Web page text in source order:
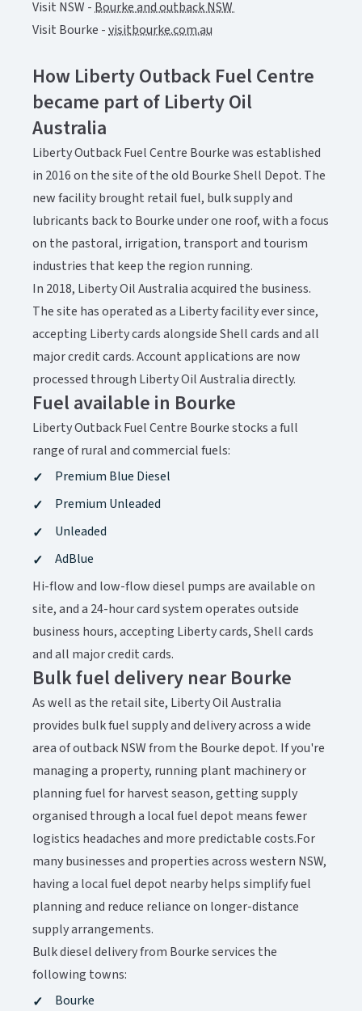
Visit NSW - ​​​​‌ ‍ ​‍​‍‌‍ ‌ ​‍‌‍‍‌‌‍‌ ‌‍‍‌‌‍ ‍​‍​‍​ ‍‍​‍​‍‌ ​ ‌‍​‌‌‍ ‍‌‍‍‌‌ ‌​‌ ‍‌​‍ ‍‌‍‍‌‌‍ ​‍​‍​‍ ​​‍​‍‌‍‍​‌ ​‍‌‍‌‌‌‍‌‍​‍​‍​ ‍‍​‍​‍‌‍‍​‌ ‌​‌ ‌​‌ ​​‌ ​ ​ ‍‍​‍ ​‍ ‌‍ ​‌‍‍‌‌‍​‍‌‍‌‌‌ ​‍‌ ‌​‌ ‍‌​‍ ‌‌ ​ ‌ ‌​‌ ‌‌‌‍‌​‌‍‍‌‌‍ ​‍ ‍‌ ‌‍‌‍‌‌‌ ​‍‌‍​ ‌‍‌‌‌‍ ​​‍ ‍‌‍​‌‌ ​​‌ ​​​‍ ‌‍‍‌‌‍ ‍‌ ‌​‌‍‌‌‌‍ ‍‌ ‌​​‍ ‌‍‌‌‌‍‌​‌‍‍‌‌ ‌​​‍ ‌‍ ‌‌‍ ‌‍‌​‌‍‌‌​ ‌‌ ​​‌ ​‍‌‍‌‌‌ ​ ‌‍‌‌‌‍ ‍‌ ‌​‌‍​‌‌ ‌​‌‍‍‌‌‍ ‌‍ ‍​ ‍ ‌‍‍‌‌‍‌​​ ‌‌‍​‌​ ‍​‌‍​‍‌‍‌‌‌‍​‌​ ​‍‌‍​ ​ ‍‌​‍ ‌‌‍‌​​ ‌‌​ ‌‌​ ‌​​‍ ‌​ ‌​​ ‌‍​ ‍​‌‍‌‍​‍ ‌‌‍​‌‌‍​‌​ ‌‍​ ‍​​‍ ‌​ ‌‍‌‍​ ‌‍‌‌​ ​ ​ ‌‌​ ‌‌‌‍​‍‌‍​‍​ ‌​​ ‌‍‌‍​‌‌‍​‌​ ‍ ‌ ‌​‌ ‍‌‌ ​​‌‍‌‌​ ‌‌‍​‌‌ ​‍‌ ‌​‌‍‍‌‌‍​ ‌‍ ​‌‍‌‌​ ‍ ‌ ​​‌‍​‌‌ ‌​‌‍‍​​ ‌‌‍​ ‌‍ ‌‍ ‍‌ ‌​‌‍‌‌‌‍ ‍‌ ‌​‌​ ‌‌‍​‌‌ ‌​‌ ​‍‌‍‍‌‌ ‍​​‍‌‌​ ‌‌‌​​‍‌‌ ‌‍‍ ‌‍‌‌‌ ‍‌​‍‌‌​ ​ ‌​‌​​‍‌‌​ ​ ‌​‌​​‍‌‌​ ​‍​ ​‍‌‍‌​‌‍​ ​ ​ ​ ​‌​ ‍​‌‍‌‍​ ‌‌‌‍​‌​ ‍​​ ​‍​ ‍‌​ ‌‌​‍‌‌​ ​‍​ ​‍​‍‌‌​ ‌‌‌​‌​​‍ ‍‌‍​ ‌‍ ‌‍ ‍‌ ‌​‌‍‌‌‌‍ ‍‌ ‌​​‍‌‌​ ‌‌‌​​‍‌‌ ‌‍‍ ‌‍‌‌‌ ‍‌​‍‌‌​ ​ ‌​‌​​‍‌‌​ ​ ‌​‌​​‍‌‌​ ​‍​ ​‍​ ‌‍‌‍‌​‌‍‌​‌‍​‌‌‍​‍​ ​ ‌‍​‍​ ‌​​ ​ ​ ‍​​ ‌‍‌‍​‍​‍‌‌​ ​‍​ ​‍​‍‌‌​ ‌‌‌​‌​​‍ ‍‌‍​ ‌‍‍​‌‍‍‌‌‍ ​‌‍‌​‌ ​‍‌‍‌‌‌‍ ‍​‍‌‌​ ‌‌‌​​‍‌‌ ‌‍‍ ‌‍‌‌‌ ‍‌​‍‌‌​ ​ ‌​‌​​‍‌‌​ ​ ‌​‌​​‍‌‌​ ​‍​ ​‍​ ‌‍‌‍‌‍​ ‌‍​ ‌​​ ‌‌‌‍‌‍​ ​ ​ ​​‌‍‌‍‌‍​‌‌‍‌‌‌‍‌‍​‍‌‌​ ​‍​ ​‍​‍‌‌​ ‌‌‌​‌​​‍ ‍‌ ‌​‌‍‌‌‌ ‍​‌ ‌​​ ‌‍​‍‌‍​‌‌ ​ ‌‍‌‌‌‌‌‌‌ ​‍‌‍ ​​ ‌‌‍‍​‌ ‌​‌ ‌​‌ ​​‌ ​ ​‍‌‌​ ​ ‌​​‌​‍‌‌​ ​‍‌​‌‍​‍‌‌​ ​‍‌​‌‍‌‍ ​‌‍‍‌‌‍​‍‌‍‌‌‌ ​‍‌ ‌​‌ ‍‌​‍ ‌‌ ​ ‌ ‌​‌ ‌‌‌‍‌​‌‍‍‌‌‍ ​‍ ‍‌ ‌‍‌‍‌‌‌ ​‍‌‍​ ‌‍‌‌‌‍ ​​‍ ‍‌‍​‌‌ ​​‌ ​​​‍‌‍‌‍‍‌‌‍‌​​ ‌‌‍​‌​ ‍​‌‍​‍‌‍‌‌‌‍​‌​ ​‍‌‍​ ​ ‍‌​‍ ‌‌‍‌​​ ‌‌​ ‌‌​ ‌​​‍ ‌​ ‌​​ ‌‍​ ‍​‌‍‌‍​‍ ‌‌‍​‌‌‍​‌​ ‌‍​ ‍​​‍ ‌​ ‌‍‌‍​ ‌‍‌‌​ ​ ​ ‌‌​ ‌‌‌‍​‍‌‍​‍​ ‌​​ ‌‍‌‍​‌‌‍​‌​‍‌‍‌ ‌​‌ ‍‌‌ ​​‌‍‌‌​ ‌‌‍​‌‌ ​‍‌ ‌​‌‍‍‌‌‍​ ‌‍ ​‌‍‌‌​‍‌‍‌ ​​‌‍​‌‌ ‌​‌‍‍​​ ‌‌‍​ ‌‍ ‌‍ ‍‌ ‌​‌‍‌‌‌‍ ‍‌ ‌​‌​ ‌‌‍​‌‌ ‌​‌ ​‍‌‍‍‌‌ ‍​​‍‌‌​ ‌‌‌​​‍‌‌ ‌‍‍ ‌‍‌‌‌ ‍‌​‍‌‌​ ​ ‌​‌​​‍‌‌​ ​ ‌​‌​​‍‌‌​ ​‍​ ​‍‌‍‌​‌‍​ ​ ​ ​ ​‌​ ‍​‌‍‌‍​ ‌‌‌‍​‌​ ‍​​ ​‍​ ‍‌​ ‌‌​‍‌‌​ ​‍​ ​‍​‍‌‌​ ‌‌‌​‌​​‍ ‍‌‍​ ‌‍ ‌‍ ‍‌ ‌​‌‍‌‌‌‍ ‍‌ ‌​​‍‌‌​ ‌‌‌​​‍‌‌ ‌‍‍ ‌‍‌‌‌ ‍‌​‍‌‌​ ​ ‌​‌​​‍‌‌​ ​ ‌​‌​​‍‌‌​ ​‍​ ​‍​ ‌‍‌‍‌​‌‍‌​‌‍​‌‌‍​‍​ ​ ‌‍​‍​ ‌​​ ​ ​ ‍​​ ‌‍‌‍​‍​‍‌‌​ ​‍​ ​‍​‍‌‌​ ‌‌‌​‌​​‍ ‍‌‍​ ‌‍‍​‌‍‍‌‌‍ ​‌‍‌​‌ ​‍‌‍‌‌‌‍ ‍​‍‌‌​ ‌‌‌​​‍‌‌ ‌‍‍ ‌‍‌‌‌ ‍‌​‍‌‌​ ​ ‌​‌​​‍‌‌​ ​ ‌​‌​​‍‌‌​ ​‍​ ​‍​ ‌‍‌‍‌‍​ ‌‍​ ‌​​ ‌‌‌‍‌‍​ ​ ​ ​​‌‍‌‍‌‍​‌‌‍‌‌‌‍‌‍​‍‌‌​ ​‍​ ​‍​‍‌‌​ ‌‌‌​‌​​‍ ‍‌ ‌​‌‍‌‌‌ ‍​‌ ‌​​‍‌‍‌ ​​‌‍‌‌‌ ​‍‌ ​ ‌ ​​‌‍‌‌‌‍​ ‌ ‌​‌‍‍‌‌ ‌‍‌‍‌‌​ ‌‌ ​​‌ ‌‌‌‍​‍‌‍ ​‌‍‍‌‌ ​ ‌‍‍​‌‍‌‌‌‍‌​​‍​‍‌ ‌Bourke and outback NSW ​​​​‌ ‍ ​‍​‍‌‍ ‌ ​‍‌‍‍‌‌‍‌ ‌‍‍‌‌‍ ‍​‍​‍​ ‍‍​‍​‍‌ ​ ‌‍​‌‌‍ ‍‌‍‍‌‌ ‌​‌ ‍‌​‍ ‍‌‍‍‌‌‍ ​‍​‍​‍ ​​‍​‍‌‍‍​‌ ​‍‌‍‌‌‌‍‌‍​‍​‍​ ‍‍​‍​‍‌‍‍​‌ ‌​‌ ‌​‌ ​​‌ ​ ​ ‍‍​‍ ​‍ ‌‍ ​‌‍‍‌‌‍​‍‌‍‌‌‌ ​‍‌ ‌​‌ ‍‌​‍ ‌‌ ​ ‌ ‌​‌ ‌‌‌‍‌​‌‍‍‌‌‍ ​‍ ‍‌ ‌‍‌‍‌‌‌ ​‍‌‍​ ‌‍‌‌‌‍ ​​‍ ‍‌‍​‌‌ ​​‌ ​​​‍ ‌‍‍‌‌‍ ‍‌ ‌​‌‍‌‌‌‍ ‍‌ ‌​​‍ ‌‍‌‌‌‍‌​‌‍‍‌‌ ‌​​‍ ‌‍ ‌‌‍ ‌‍‌​‌‍‌‌​ ‌‌ ​​‌ ​‍‌‍‌‌‌ ​ ‌‍‌‌‌‍ ‍‌ ‌​‌‍​‌‌ ‌​‌‍‍‌‌‍ ‌‍ ‍​ ‍ ‌‍‍‌‌‍‌​​ ‌‌‍​‌​ ‍​‌‍​‍‌‍‌‌‌‍​‌​ ​‍‌‍​ ​ ‍‌​‍ ‌‌‍‌​​ ‌‌​ ‌‌​ ‌​​‍ ‌​ ‌​​ ‌‍​ ‍​‌‍‌‍​‍ ‌‌‍​‌‌‍​‌​ ‌‍​ ‍​​‍ ‌​ ‌‍‌‍​ ‌‍‌‌​ ​ ​ ‌‌​ ‌‌‌‍​‍‌‍​‍​ ‌​​ ‌‍‌‍​‌‌‍​‌​ ‍ ‌ ‌​‌ ‍‌‌ ​​‌‍‌‌​ ‌‌‍​‌‌ ​‍‌ ‌​‌‍‍‌‌‍​ ‌‍ ​‌‍‌‌​ ‍ ‌ ​​‌‍​‌‌ ‌​‌‍‍​​ ‌‌‍​ ‌‍ ‌‍ ‍‌ ‌​‌‍‌‌‌‍ ‍‌ ‌​‌​ ‌‌‍​‌‌ ‌​‌ ​‍‌‍‍‌‌ ‍​​‍‌‌​ ‌‌‌​​‍‌‌ ‌‍‍ ‌‍‌‌‌ ‍‌​‍‌‌​ ​ ‌​‌​​‍‌‌​ ​ ‌​‌​​‍‌‌​ ​‍​ ​‍‌‍‌​‌‍​ ​ ​ ​ ​‌​ ‍​‌‍‌‍​ ‌‌‌‍​‌​ ‍​​ ​‍​ ‍‌​ ‌‌​‍‌‌​ ​‍​ ​‍​‍‌‌​ ‌‌‌​‌​​‍ ‍‌‍​ ‌‍ ‌‍ ‍‌ ‌​‌‍‌‌‌‍ ‍‌ ‌​​‍‌‌​ ‌‌‌​​‍‌‌ ‌‍‍ ‌‍‌‌‌ ‍‌​‍‌‌​ ​ ‌​‌​​‍‌‌​ ​ ‌​‌​​‍‌‌​ ​‍​ ​‍​ ‌‍‌‍‌​‌‍‌​‌‍​‌‌‍​‍​ ​ ‌‍​‍​ ‌​​ ​ ​ ‍​​ ‌‍‌‍​‍​‍‌‌​ ​‍​ ​‍​‍‌‌​ ‌‌‌​‌​​‍ ‍‌‍​ ‌‍‍​‌‍‍‌‌‍ ​‌‍‌​‌ ​‍‌‍‌‌‌‍ ‍​‍‌‌​ ‌‌‌​​‍‌‌ ‌‍‍ ‌‍‌‌‌ ‍‌​‍‌‌​ ​ ‌​‌​​‍‌‌​ ​ ‌​‌​​‍‌‌​ ​‍​ ​‍​ ‌​‌‍‌‍​ ‍​‌‍​ ​ ‌‌‌‍‌‌​ ‌‌​ ‍​​ ‍​​ ​‍​ ‌​​ ‌ ​‍‌‌​ ​‍​ ​‍​‍‌‌​ ‌‌‌​‌​​‍ ‍‌ ‌​‌‍‌‌‌ ‍​‌ ‌​​ ‌‍​‍‌‍​‌‌ ​ ‌‍‌‌‌‌‌‌‌ ​‍‌‍ ​​ ‌‌‍‍​‌ ‌​‌ ‌​‌ ​​‌ ​ ​‍‌‌​ ​ ‌​​‌​‍‌‌​ ​‍‌​‌‍​‍‌‌​ ​‍‌​‌‍‌‍ ​‌‍‍‌‌‍​‍‌‍‌‌‌ ​‍‌ ‌​‌ ‍‌​‍ ‌‌ ​ ‌ ‌​‌ ‌‌‌‍‌​‌‍‍‌‌‍ ​‍ ‍‌ ‌‍‌‍‌‌‌ ​‍‌‍​ ‌‍‌‌‌‍ ​​‍ ‍‌‍​‌‌ ​​‌ ​​​‍‌‍‌‍‍‌‌‍‌​​ ‌‌‍​‌​ ‍​‌‍​‍‌‍‌‌‌‍​‌​ ​‍‌‍​ ​ ‍‌​‍ ‌‌‍‌​​ ‌‌​ ‌‌​ ‌​​‍ ‌​ ‌​​ ‌‍​ ‍​‌‍‌‍​‍ ‌‌‍​‌‌‍​‌​ ‌‍​ ‍​​‍ ‌​ ‌‍‌‍​ ‌‍‌‌​ ​ ​ ‌‌​ ‌‌‌‍​‍‌‍​‍​ ‌​​ ‌‍‌‍​‌‌‍​‌​‍‌‍‌ ‌​‌ ‍‌‌ ​​‌‍‌‌​ ‌‌‍​‌‌ ​‍‌ ‌​‌‍‍‌‌‍​ ‌‍ ​‌‍‌‌​‍‌‍‌ ​​‌‍​‌‌ ‌​‌‍‍​​ ‌‌‍​ ‌‍ ‌‍ ‍‌ ‌​‌‍‌‌‌‍ ‍‌ ‌​‌​ ‌‌‍​‌‌ ‌​‌ ​‍‌‍‍‌‌ ‍​​‍‌‌​ ‌‌‌​​‍‌‌ ‌‍‍ ‌‍‌‌‌ ‍‌​‍‌‌​ ​ ‌​‌​​‍‌‌​ ​ ‌​‌​​‍‌‌​ ​‍​ ​‍‌‍‌​‌‍​ ​ ​ ​ ​‌​ ‍​‌‍‌‍​ ‌‌‌‍​‌​ ‍​​ ​‍​ ‍‌​ ‌‌​‍‌‌​ ​‍​ ​‍​‍‌‌​ ‌‌‌​‌​​‍ ‍‌‍​ ‌‍ ‌‍ ‍‌ ‌​‌‍‌‌‌‍ ‍‌ ‌​​‍‌‌​ ‌‌‌​​‍‌‌ ‌‍‍ ‌‍‌‌‌ ‍‌​‍‌‌​ ​ ‌​‌​​‍‌‌​ ​ ‌​‌​​‍‌‌​ ​‍​ ​‍​ ‌‍‌‍‌​‌‍‌​‌‍​‌‌‍​‍​ ​ ‌‍​‍​ ‌​​ ​ ​ ‍​​ ‌‍‌‍​‍​‍‌‌​ ​‍​ ​‍​‍‌‌​ ‌‌‌​‌​​‍ ‍‌‍​ ‌‍‍​‌‍‍‌‌‍ ​‌‍‌​‌ ​‍‌‍‌‌‌‍ ‍​‍‌‌​ ‌‌‌​​‍‌‌ ‌‍‍ ‌‍‌‌‌ ‍‌​‍‌‌​ ​ ‌​‌​​‍‌‌​ ​ ‌​‌​​‍‌‌​ ​‍​ ​‍​ ‌​‌‍‌‍​ ‍​‌‍​ ​ ‌‌‌‍‌‌​ ‌‌​ ‍​​ ‍​​ ​‍​ ‌​​ ‌ ​‍‌‌​ ​‍​ ​‍​‍‌‌​ ‌‌‌​‌​​‍ ‍‌ ‌​‌‍‌‌‌ ‍​‌ ‌​​‍‌‍‌ ​​‌‍‌‌‌ ​‍‌ ​ ‌ ​​‌‍‌‌‌‍​ ‌ ‌​‌‍‍‌‌ ‌‍‌‍‌‌​ ‌‌ ​​‌ ‌‌‌‍​‍‌‍ ​‌‍‍‌‌ ​ ‌‍‍​‌‍‌‌‌‍‌​​‍​‍‌ ‌
Visit Bourke - ​​​​‌ ‍ ​‍​‍‌‍ ‌ ​‍‌‍‍‌‌‍‌ ‌‍‍‌‌‍ ‍​‍​‍​ ‍‍​‍​‍‌ ​ ‌‍​‌‌‍ ‍‌‍‍‌‌ ‌​‌ ‍‌​‍ ‍‌‍‍‌‌‍ ​‍​‍​‍ ​​‍​‍‌‍‍​‌ ​‍‌‍‌‌‌‍‌‍​‍​‍​ ‍‍​‍​‍‌‍‍​‌ ‌​‌ ‌​‌ ​​‌ ​ ​ ‍‍​‍ ​‍ ‌‍ ​‌‍‍‌‌‍​‍‌‍‌‌‌ ​‍‌ ‌​‌ ‍‌​‍ ‌‌ ​ ‌ ‌​‌ ‌‌‌‍‌​‌‍‍‌‌‍ ​‍ ‍‌ ‌‍‌‍‌‌‌ ​‍‌‍​ ‌‍‌‌‌‍ ​​‍ ‍‌‍​‌‌ ​​‌ ​​​‍ ‌‍‍‌‌‍ ‍‌ ‌​‌‍‌‌‌‍ ‍‌ ‌​​‍ ‌‍‌‌‌‍‌​‌‍‍‌‌ ‌​​‍ ‌‍ ‌‌‍ ‌‍‌​‌‍‌‌​ ‌‌ ​​‌ ​‍‌‍‌‌‌ ​ ‌‍‌‌‌‍ ‍‌ ‌​‌‍​‌‌ ‌​‌‍‍‌‌‍ ‌‍ ‍​ ‍ ‌‍‍‌‌‍‌​​ ‌‌‍​‌​ ‍​‌‍​‍‌‍‌‌‌‍​‌​ ​‍‌‍​ ​ ‍‌​‍ ‌‌‍‌​​ ‌‌​ ‌‌​ ‌​​‍ ‌​ ‌​​ ‌‍​ ‍​‌‍‌‍​‍ ‌‌‍​‌‌‍​‌​ ‌‍​ ‍​​‍ ‌​ ‌‍‌‍​ ‌‍‌‌​ ​ ​ ‌‌​ ‌‌‌‍​‍‌‍​‍​ ‌​​ ‌‍‌‍​‌‌‍​‌​ ‍ ‌ ‌​‌ ‍‌‌ ​​‌‍‌‌​ ‌‌‍​‌‌ ​‍‌ ‌​‌‍‍‌‌‍​ ‌‍ ​‌‍‌‌​ ‍ ‌ ​​‌‍​‌‌ ‌​‌‍‍​​ ‌‌‍​ ‌‍ ‌‍ ‍‌ ‌​‌‍‌‌‌‍ ‍‌ ‌​‌​ ‌‌‍​‌‌ ‌​‌ ​‍‌‍‍‌‌ ‍​​‍‌‌​ ‌‌‌​​‍‌‌ ‌‍‍ ‌‍‌‌‌ ‍‌​‍‌‌​ ​ ‌​‌​​‍‌‌​ ​ ‌​‌​​‍‌‌​ ​‍​ ​‍‌‍‌​‌‍​ ​ ​ ​ ​‌​ ‍​‌‍‌‍​ ‌‌‌‍​‌​ ‍​​ ​‍​ ‍‌​ ‌‌​‍‌‌​ ​‍​ ​‍​‍‌‌​ ‌‌‌​‌​​‍ ‍‌‍​ ‌‍ ‌‍ ‍‌ ‌​‌‍‌‌‌‍ ‍‌ ‌​​‍‌‌​ ‌‌‌​​‍‌‌ ‌‍‍ ‌‍‌‌‌ ‍‌​‍‌‌​ ​ ‌​‌​​‍‌‌​ ​ ‌​‌​​‍‌‌​ ​‍​ ​‍​ ‌‍‌‍‌​‌‍‌​‌‍​‌‌‍​‍​ ​ ‌‍​‍​ ‌​​ ​ ​ ‍​​ ‌‍‌‍​‍​‍‌‌​ ​‍​ ​‍​‍‌‌​ ‌‌‌​‌​​‍ ‍‌‍​ ‌‍‍​‌‍‍‌‌‍ ​‌‍‌​‌ ​‍‌‍‌‌‌‍ ‍​‍‌‌​ ‌‌‌​​‍‌‌ ‌‍‍ ‌‍‌‌‌ ‍‌​‍‌‌​ ​ ‌​‌​​‍‌‌​ ​ ‌​‌​​‍‌‌​ ​‍​ ​‍‌‍​ ​ ‍​‌‍‌‌​ ‍​‌‍‌‍​ ‌‍‌‍‌‌​ ‌​​ ‍​​ ​​‌‍​ ‌‍‌​​‍‌‌​ ​‍​ ​‍​‍‌‌​ ‌‌‌​‌​​‍ ‍‌ ‌​‌‍‌‌‌ ‍​‌ ‌​​ ‌‍​‍‌‍​‌‌ ​ ‌‍‌‌‌‌‌‌‌ ​‍‌‍ ​​ ‌‌‍‍​‌ ‌​‌ ‌​‌ ​​‌ ​ ​‍‌‌​ ​ ‌​​‌​‍‌‌​ ​‍‌​‌‍​‍‌‌​ ​‍‌​‌‍‌‍ ​‌‍‍‌‌‍​‍‌‍‌‌‌ ​‍‌ ‌​‌ ‍‌​‍ ‌‌ ​ ‌ ‌​‌ ‌‌‌‍‌​‌‍‍‌‌‍ ​‍ ‍‌ ‌‍‌‍‌‌‌ ​‍‌‍​ ‌‍‌‌‌‍ ​​‍ ‍‌‍​‌‌ ​​‌ ​​​‍‌‍‌‍‍‌‌‍‌​​ ‌‌‍​‌​ ‍​‌‍​‍‌‍‌‌‌‍​‌​ ​‍‌‍​ ​ ‍‌​‍ ‌‌‍‌​​ ‌‌​ ‌‌​ ‌​​‍ ‌​ ‌​​ ‌‍​ ‍​‌‍‌‍​‍ ‌‌‍​‌‌‍​‌​ ‌‍​ ‍​​‍ ‌​ ‌‍‌‍​ ‌‍‌‌​ ​ ​ ‌‌​ ‌‌‌‍​‍‌‍​‍​ ‌​​ ‌‍‌‍​‌‌‍​‌​‍‌‍‌ ‌​‌ ‍‌‌ ​​‌‍‌‌​ ‌‌‍​‌‌ ​‍‌ ‌​‌‍‍‌‌‍​ ‌‍ ​‌‍‌‌​‍‌‍‌ ​​‌‍​‌‌ ‌​‌‍‍​​ ‌‌‍​ ‌‍ ‌‍ ‍‌ ‌​‌‍‌‌‌‍ ‍‌ ‌​‌​ ‌‌‍​‌‌ ‌​‌ ​‍‌‍‍‌‌ ‍​​‍‌‌​ ‌‌‌​​‍‌‌ ‌‍‍ ‌‍‌‌‌ ‍‌​‍‌‌​ ​ ‌​‌​​‍‌‌​ ​ ‌​‌​​‍‌‌​ ​‍​ ​‍‌‍‌​‌‍​ ​ ​ ​ ​‌​ ‍​‌‍‌‍​ ‌‌‌‍​‌​ ‍​​ ​‍​ ‍‌​ ‌‌​‍‌‌​ ​‍​ ​‍​‍‌‌​ ‌‌‌​‌​​‍ ‍‌‍​ ‌‍ ‌‍ ‍‌ ‌​‌‍‌‌‌‍ ‍‌ ‌​​‍‌‌​ ‌‌‌​​‍‌‌ ‌‍‍ ‌‍‌‌‌ ‍‌​‍‌‌​ ​ ‌​‌​​‍‌‌​ ​ ‌​‌​​‍‌‌​ ​‍​ ​‍​ ‌‍‌‍‌​‌‍‌​‌‍​‌‌‍​‍​ ​ ‌‍​‍​ ‌​​ ​ ​ ‍​​ ‌‍‌‍​‍​‍‌‌​ ​‍​ ​‍​‍‌‌​ ‌‌‌​‌​​‍ ‍‌‍​ ‌‍‍​‌‍‍‌‌‍ ​‌‍‌​‌ ​‍‌‍‌‌‌‍ ‍​‍‌‌​ ‌‌‌​​‍‌‌ ‌‍‍ ‌‍‌‌‌ ‍‌​‍‌‌​ ​ ‌​‌​​‍‌‌​ ​ ‌​‌​​‍‌‌​ ​‍​ ​‍‌‍​ ​ ‍​‌‍‌‌​ ‍​‌‍‌‍​ ‌‍‌‍‌‌​ ‌​​ ‍​​ ​​‌‍​ ‌‍‌​​‍‌‌​ ​‍​ ​‍​‍‌‌​ ‌‌‌​‌​​‍ ‍‌ ‌​‌‍‌‌‌ ‍​‌ ‌​​‍‌‍‌ ​​‌‍‌‌‌ ​‍‌ ​ ‌ ​​‌‍‌‌‌‍​ ‌ ‌​‌‍‍‌‌ ‌‍‌‍‌‌​ ‌‌ ​​‌ ‌‌‌‍​‍‌‍ ​‌‍‍‌‌ ​ ‌‍‍​‌‍‌‌‌‍‌​​‍​‍‌ ‌visitbourke.com.au​​​​‌ ‍ ​‍​‍‌‍ ‌ ​‍‌‍‍‌‌‍‌ ‌‍‍‌‌‍ ‍​‍​‍​ ‍‍​‍​‍‌ ​ ‌‍​‌‌‍ ‍‌‍‍‌‌ ‌​‌ ‍‌​‍ ‍‌‍‍‌‌‍ ​‍​‍​‍ ​​‍​‍‌‍‍​‌ ​‍‌‍‌‌‌‍‌‍​‍​‍​ ‍‍​‍​‍‌‍‍​‌ ‌​‌ ‌​‌ ​​‌ ​ ​ ‍‍​‍ ​‍ ‌‍ ​‌‍‍‌‌‍​‍‌‍‌‌‌ ​‍‌ ‌​‌ ‍‌​‍ ‌‌ ​ ‌ ‌​‌ ‌‌‌‍‌​‌‍‍‌‌‍ ​‍ ‍‌ ‌‍‌‍‌‌‌ ​‍‌‍​ ‌‍‌‌‌‍ ​​‍ ‍‌‍​‌‌ ​​‌ ​​​‍ ‌‍‍‌‌‍ ‍‌ ‌​‌‍‌‌‌‍ ‍‌ ‌​​‍ ‌‍‌‌‌‍‌​‌‍‍‌‌ ‌​​‍ ‌‍ ‌‌‍ ‌‍‌​‌‍‌‌​ ‌‌ ​​‌ ​‍‌‍‌‌‌ ​ ‌‍‌‌‌‍ ‍‌ ‌​‌‍​‌‌ ‌​‌‍‍‌‌‍ ‌‍ ‍​ ‍ ‌‍‍‌‌‍‌​​ ‌‌‍​‌​ ‍​‌‍​‍‌‍‌‌‌‍​‌​ ​‍‌‍​ ​ ‍‌​‍ ‌‌‍‌​​ ‌‌​ ‌‌​ ‌​​‍ ‌​ ‌​​ ‌‍​ ‍​‌‍‌‍​‍ ‌‌‍​‌‌‍​‌​ ‌‍​ ‍​​‍ ‌​ ‌‍‌‍​ ‌‍‌‌​ ​ ​ ‌‌​ ‌‌‌‍​‍‌‍​‍​ ‌​​ ‌‍‌‍​‌‌‍​‌​ ‍ ‌ ‌​‌ ‍‌‌ ​​‌‍‌‌​ ‌‌‍​‌‌ ​‍‌ ‌​‌‍‍‌‌‍​ ‌‍ ​‌‍‌‌​ ‍ ‌ ​​‌‍​‌‌ ‌​‌‍‍​​ ‌‌‍​ ‌‍ ‌‍ ‍‌ ‌​‌‍‌‌‌‍ ‍‌ ‌​‌​ ‌‌‍​‌‌ ‌​‌ ​‍‌‍‍‌‌ ‍​​‍‌‌​ ‌‌‌​​‍‌‌ ‌‍‍ ‌‍‌‌‌ ‍‌​‍‌‌​ ​ ‌​‌​​‍‌‌​ ​ ‌​‌​​‍‌‌​ ​‍​ ​‍‌‍‌​‌‍​ ​ ​ ​ ​‌​ ‍​‌‍‌‍​ ‌‌‌‍​‌​ ‍​​ ​‍​ ‍‌​ ‌‌​‍‌‌​ ​‍​ ​‍​‍‌‌​ ‌‌‌​‌​​‍ ‍‌‍​ ‌‍ ‌‍ ‍‌ ‌​‌‍‌‌‌‍ ‍‌ ‌​​‍‌‌​ ‌‌‌​​‍‌‌ ‌‍‍ ‌‍‌‌‌ ‍‌​‍‌‌​ ​ ‌​‌​​‍‌‌​ ​ ‌​‌​​‍‌‌​ ​‍​ ​‍​ ‌‍‌‍‌​‌‍‌​‌‍​‌‌‍​‍​ ​ ‌‍​‍​ ‌​​ ​ ​ ‍​​ ‌‍‌‍​‍​‍‌‌​ ​‍​ ​‍​‍‌‌​ ‌‌‌​‌​​‍ ‍‌‍​ ‌‍‍​‌‍‍‌‌‍ ​‌‍‌​‌ ​‍‌‍‌‌‌‍ ‍​‍‌‌​ ‌‌‌​​‍‌‌ ‌‍‍ ‌‍‌‌‌ ‍‌​‍‌‌​ ​ ‌​‌​​‍‌‌​ ​ ‌​‌​​‍‌‌​ ​‍​ ​‍​ ​‍​ ‌ ‌‍​‌‌‍​‌‌‍​‍​ ‍‌‌‍​‍‌‍‌​​ ‍‌​ ​‍​ ‍​​ ​ ​‍‌‌​ ​‍​ ​‍​‍‌‌​ ‌‌‌​‌​​‍ ‍‌ ‌​‌‍‌‌‌ ‍​‌ ‌​​ ‌‍​‍‌‍​‌‌ ​ ‌‍‌‌‌‌‌‌‌ ​‍‌‍ ​​ ‌‌‍‍​‌ ‌​‌ ‌​‌ ​​‌ ​ ​‍‌‌​ ​ ‌​​‌​‍‌‌​ ​‍‌​‌‍​‍‌‌​ ​‍‌​‌‍‌‍ ​‌‍‍‌‌‍​‍‌‍‌‌‌ ​‍‌ ‌​‌ ‍‌​‍ ‌‌ ​ ‌ ‌​‌ ‌‌‌‍‌​‌‍‍‌‌‍ ​‍ ‍‌ ‌‍‌‍‌‌‌ ​‍‌‍​ ‌‍‌‌‌‍ ​​‍ ‍‌‍​‌‌ ​​‌ ​​​‍‌‍‌‍‍‌‌‍‌​​ ‌‌‍​‌​ ‍​‌‍​‍‌‍‌‌‌‍​‌​ ​‍‌‍​ ​ ‍‌​‍ ‌‌‍‌​​ ‌‌​ ‌‌​ ‌​​‍ ‌​ ‌​​ ‌‍​ ‍​‌‍‌‍​‍ ‌‌‍​‌‌‍​‌​ ‌‍​ ‍​​‍ ‌​ ‌‍‌‍​ ‌‍‌‌​ ​ ​ ‌‌​ ‌‌‌‍​‍‌‍​‍​ ‌​​ ‌‍‌‍​‌‌‍​‌​‍‌‍‌ ‌​‌ ‍‌‌ ​​‌‍‌‌​ ‌‌‍​‌‌ ​‍‌ ‌​‌‍‍‌‌‍​ ‌‍ ​‌‍‌‌​‍‌‍‌ ​​‌‍​‌‌ ‌​‌‍‍​​ ‌‌‍​ ‌‍ ‌‍ ‍‌ ‌​‌‍‌‌‌‍ ‍‌ ‌​‌​ ‌‌‍​‌‌ ‌​‌ ​‍‌‍‍‌‌ ‍​​‍‌‌​ ‌‌‌​​‍‌‌ ‌‍‍ ‌‍‌‌‌ ‍‌​‍‌‌​ ​ ‌​‌​​‍‌‌​ ​ ‌​‌​​‍‌‌​ ​‍​ ​‍‌‍‌​‌‍​ ​ ​ ​ ​‌​ ‍​‌‍‌‍​ ‌‌‌‍​‌​ ‍​​ ​‍​ ‍‌​ ‌‌​‍‌‌​ ​‍​ ​‍​‍‌‌​ ‌‌‌​‌​​‍ ‍‌‍​ ‌‍ ‌‍ ‍‌ ‌​‌‍‌‌‌‍ ‍‌ ‌​​‍‌‌​ ‌‌‌​​‍‌‌ ‌‍‍ ‌‍‌‌‌ ‍‌​‍‌‌​ ​ ‌​‌​​‍‌‌​ ​ ‌​‌​​‍‌‌​ ​‍​ ​‍​ ‌‍‌‍‌​‌‍‌​‌‍​‌‌‍​‍​ ​ ‌‍​‍​ ‌​​ ​ ​ ‍​​ ‌‍‌‍​‍​‍‌‌​ ​‍​ ​‍​‍‌‌​ ‌‌‌​‌​​‍ ‍‌‍​ ‌‍‍​‌‍‍‌‌‍ ​‌‍‌​‌ ​‍‌‍‌‌‌‍ ‍​‍‌‌​ ‌‌‌​​‍‌‌ ‌‍‍ ‌‍‌‌‌ ‍‌​‍‌‌​ ​ ‌​‌​​‍‌‌​ ​ ‌​‌​​‍‌‌​ ​‍​ ​‍​ ​‍​ ‌ ‌‍​‌‌‍​‌‌‍​‍​ ‍‌‌‍​‍‌‍‌​​ ‍‌​ ​‍​ ‍​​ ​ ​‍‌‌​ ​‍​ ​‍​‍‌‌​ ‌‌‌​‌​​‍ ‍‌ ‌​‌‍‌‌‌ ‍​‌ ‌​​‍‌‍‌ ​​‌‍‌‌‌ ​‍‌ ​ ‌ ​​‌‍‌‌‌‍​ ‌ ‌​‌‍‍‌‌ ‌‍‌‍‌‌​ ‌‌ ​​‌ ‌‌‌‍​‍‌‍ ​‌‍‍‌‌ ​ ‌‍‍​‌‍‌‌‌‍‌​​‍​‍‌ ‌
How Liberty Outback Fuel Centre
became part of Liberty Oil
Australia​​​​‌ ‍ ​‍​‍‌‍ ‌ ​‍‌‍‍‌‌‍‌ ‌‍‍‌‌‍ ‍​‍​‍​ ‍‍​‍​‍‌ ​ ‌‍​‌‌‍ ‍‌‍‍‌‌ ‌​‌ ‍‌​‍ ‍‌‍‍‌‌‍ ​‍​‍​‍ ​​‍​‍‌‍‍​‌ ​‍‌‍‌‌‌‍‌‍​‍​‍​ ‍‍​‍​‍‌‍‍​‌ ‌​‌ ‌​‌ ​​‌ ​ ​ ‍‍​‍ ​‍ ‌‍ ​‌‍‍‌‌‍​‍‌‍‌‌‌ ​‍‌ ‌​‌ ‍‌​‍ ‌‌ ​ ‌ ‌​‌ ‌‌‌‍‌​‌‍‍‌‌‍ ​‍ ‍‌ ‌‍‌‍‌‌‌ ​‍‌‍​ ‌‍‌‌‌‍ ​​‍ ‍‌‍​‌‌ ​​‌ ​​​‍ ‌‍‍‌‌‍ ‍‌ ‌​‌‍‌‌‌‍ ‍‌ ‌​​‍ ‌‍‌‌‌‍‌​‌‍‍‌‌ ‌​​‍ ‌‍ ‌‌‍ ‌‍‌​‌‍‌‌​ ‌‌ ​​‌ ​‍‌‍‌‌‌ ​ ‌‍‌‌‌‍ ‍‌ ‌​‌‍​‌‌ ‌​‌‍‍‌‌‍ ‌‍ ‍​ ‍ ‌‍‍‌‌‍‌​​ ‌‌‍​‌​ ‍​‌‍​‍‌‍‌‌‌‍​‌​ ​‍‌‍​ ​ ‍‌​‍ ‌‌‍‌​​ ‌‌​ ‌‌​ ‌​​‍ ‌​ ‌​​ ‌‍​ ‍​‌‍‌‍​‍ ‌‌‍​‌‌‍​‌​ ‌‍​ ‍​​‍ ‌​ ‌‍‌‍​ ‌‍‌‌​ ​ ​ ‌‌​ ‌‌‌‍​‍‌‍​‍​ ‌​​ ‌‍‌‍​‌‌‍​‌​ ‍ ‌ ‌​‌ ‍‌‌ ​​‌‍‌‌​ ‌‌‍​‌‌ ​‍‌ ‌​‌‍‍‌‌‍​ ‌‍ ​‌‍‌‌​ ‍ ‌ ​​‌‍​‌‌ ‌​‌‍‍​​ ‌‌‍​ ‌‍ ‌‍ ‍‌ ‌​‌‍‌‌‌‍ ‍‌ ‌​‌​ ‌‌‍​‌‌ ‌​‌ ​‍‌‍‍‌‌ ‍​​‍‌‌​ ‌‌‌​​‍‌‌ ‌‍‍ ‌‍‌‌‌ ‍‌​‍‌‌​ ​ ‌​‌​​‍‌‌​ ​ ‌​‌​​‍‌‌​ ​‍​ ​‍‌‍‌‌​ ​​​ ​‍‌‍‌‌​ ‍​‌‍‌‌‌‍​‍​ ‌​‌‍​‌​ ​​​ ‌‍‌‍​‍​‍‌‌​ ​‍​ ​‍​‍‌‌​ ‌‌‌​‌​​‍ ‍‌‍​ ‌‍ ‌‍ ‍‌ ‌​‌‍‌‌‌‍ ‍‌ ‌​​‍‌‌​ ‌‌‌​​‍‌‌ ‌‍‍ ‌‍‌‌‌ ‍‌​‍‌‌​ ​ ‌​‌​​‍‌‌​ ​ ‌​‌​​‍‌‌​ ​‍​ ​‍​ ‌‍‌‍‌‌‌‍​ ​ ​‌​ ‍‌​ ​‍‌‍​‌​ ​ ​ ‌ ​ ‌‍​ ​​‌‍‌​​‍‌‌​ ​‍​ ​‍​‍‌‌​ ‌‌‌​‌​​‍ ‍‌‍​ ‌‍‍​‌‍‍‌‌‍ ​‌‍‌​‌ ​‍‌‍‌‌‌‍ ‍​‍‌‌​ ‌‌‌​​‍‌‌ ‌‍‍ ‌‍‌‌‌ ‍‌​‍‌‌​ ​ ‌​‌​​‍‌‌​ ​ ‌​‌​​‍‌‌​ ​‍​ ​‍​ ‍​‌‍‌‍​ ​‍‌‍‌‍​ ‍​​ ‌‍​ ‌​​ ‌ ​ ​‍​ ‍‌​ ‌‍​ ​‌​‍‌‌​ ​‍​ ​‍​‍‌‌​ ‌‌‌​‌​​‍ ‍‌ ‌​‌‍‌‌‌ ‍​‌ ‌​​ ‌‍​‍‌‍​‌‌ ​ ‌‍‌‌‌‌‌‌‌ ​‍‌‍ ​​ ‌‌‍‍​‌ ‌​‌ ‌​‌ ​​‌ ​ ​‍‌‌​ ​ ‌​​‌​‍‌‌​ ​‍‌​‌‍​‍‌‌​ ​‍‌​‌‍‌‍ ​‌‍‍‌‌‍​‍‌‍‌‌‌ ​‍‌ ‌​‌ ‍‌​‍ ‌‌ ​ ‌ ‌​‌ ‌‌‌‍‌​‌‍‍‌‌‍ ​‍ ‍‌ ‌‍‌‍‌‌‌ ​‍‌‍​ ‌‍‌‌‌‍ ​​‍ ‍‌‍​‌‌ ​​‌ ​​​‍‌‍‌‍‍‌‌‍‌​​ ‌‌‍​‌​ ‍​‌‍​‍‌‍‌‌‌‍​‌​ ​‍‌‍​ ​ ‍‌​‍ ‌‌‍‌​​ ‌‌​ ‌‌​ ‌​​‍ ‌​ ‌​​ ‌‍​ ‍​‌‍‌‍​‍ ‌‌‍​‌‌‍​‌​ ‌‍​ ‍​​‍ ‌​ ‌‍‌‍​ ‌‍‌‌​ ​ ​ ‌‌​ ‌‌‌‍​‍‌‍​‍​ ‌​​ ‌‍‌‍​‌‌‍​‌​‍‌‍‌ ‌​‌ ‍‌‌ ​​‌‍‌‌​ ‌‌‍​‌‌ ​‍‌ ‌​‌‍‍‌‌‍​ ‌‍ ​‌‍‌‌​‍‌‍‌ ​​‌‍​‌‌ ‌​‌‍‍​​ ‌‌‍​ ‌‍ ‌‍ ‍‌ ‌​‌‍‌‌‌‍ ‍‌ ‌​‌​ ‌‌‍​‌‌ ‌​‌ ​‍‌‍‍‌‌ ‍​​‍‌‌​ ‌‌‌​​‍‌‌ ‌‍‍ ‌‍‌‌‌ ‍‌​‍‌‌​ ​ ‌​‌​​‍‌‌​ ​ ‌​‌​​‍‌‌​ ​‍​ ​‍‌‍‌‌​ ​​​ ​‍‌‍‌‌​ ‍​‌‍‌‌‌‍​‍​ ‌​‌‍​‌​ ​​​ ‌‍‌‍​‍​‍‌‌​ ​‍​ ​‍​‍‌‌​ ‌‌‌​‌​​‍ ‍‌‍​ ‌‍ ‌‍ ‍‌ ‌​‌‍‌‌‌‍ ‍‌ ‌​​‍‌‌​ ‌‌‌​​‍‌‌ ‌‍‍ ‌‍‌‌‌ ‍‌​‍‌‌​ ​ ‌​‌​​‍‌‌​ ​ ‌​‌​​‍‌‌​ ​‍​ ​‍​ ‌‍‌‍‌‌‌‍​ ​ ​‌​ ‍‌​ ​‍‌‍​‌​ ​ ​ ‌ ​ ‌‍​ ​​‌‍‌​​‍‌‌​ ​‍​ ​‍​‍‌‌​ ‌‌‌​‌​​‍ ‍‌‍​ ‌‍‍​‌‍‍‌‌‍ ​‌‍‌​‌ ​‍‌‍‌‌‌‍ ‍​‍‌‌​ ‌‌‌​​‍‌‌ ‌‍‍ ‌‍‌‌‌ ‍‌​‍‌‌​ ​ ‌​‌​​‍‌‌​ ​ ‌​‌​​‍‌‌​ ​‍​ ​‍​ ‍​‌‍‌‍​ ​‍‌‍‌‍​ ‍​​ ‌‍​ ‌​​ ‌ ​ ​‍​ ‍‌​ ‌‍​ ​‌​‍‌‌​ ​‍​ ​‍​‍‌‌​ ‌‌‌​‌​​‍ ‍‌ ‌​‌‍‌‌‌ ‍​‌ ‌​​‍‌‍‌ ​​‌‍‌‌‌ ​‍‌ ​ ‌ ​​‌‍‌‌‌‍​ ‌ ‌​‌‍‍‌‌ ‌‍‌‍‌‌​ ‌‌ ​​‌ ‌‌‌‍​‍‌‍ ​‌‍‍‌‌ ​ ‌‍‍​‌‍‌‌‌‍‌​​‍​‍‌ ‌
Liberty Outback Fuel Centre Bourke was established
in 2016 on the site of the old Bourke Shell Depot. The
new facility brought retail fuel, bulk supply and
lubricants back to Bourke under one roof, with a focus
on the pastoral, irrigation, transport and tourism
industries that keep the region running.​​​​‌ ‍ ​‍​‍‌‍ ‌ ​‍‌‍‍‌‌‍‌ ‌‍‍‌‌‍ ‍​‍​‍​ ‍‍​‍​‍‌ ​ ‌‍​‌‌‍ ‍‌‍‍‌‌ ‌​‌ ‍‌​‍ ‍‌‍‍‌‌‍ ​‍​‍​‍ ​​‍​‍‌‍‍​‌ ​‍‌‍‌‌‌‍‌‍​‍​‍​ ‍‍​‍​‍‌‍‍​‌ ‌​‌ ‌​‌ ​​‌ ​ ​ ‍‍​‍ ​‍ ‌‍ ​‌‍‍‌‌‍​‍‌‍‌‌‌ ​‍‌ ‌​‌ ‍‌​‍ ‌‌ ​ ‌ ‌​‌ ‌‌‌‍‌​‌‍‍‌‌‍ ​‍ ‍‌ ‌‍‌‍‌‌‌ ​‍‌‍​ ‌‍‌‌‌‍ ​​‍ ‍‌‍​‌‌ ​​‌ ​​​‍ ‌‍‍‌‌‍ ‍‌ ‌​‌‍‌‌‌‍ ‍‌ ‌​​‍ ‌‍‌‌‌‍‌​‌‍‍‌‌ ‌​​‍ ‌‍ ‌‌‍ ‌‍‌​‌‍‌‌​ ‌‌ ​​‌ ​‍‌‍‌‌‌ ​ ‌‍‌‌‌‍ ‍‌ ‌​‌‍​‌‌ ‌​‌‍‍‌‌‍ ‌‍ ‍​ ‍ ‌‍‍‌‌‍‌​​ ‌‌‍​‌​ ‍​‌‍​‍‌‍‌‌‌‍​‌​ ​‍‌‍​ ​ ‍‌​‍ ‌‌‍‌​​ ‌‌​ ‌‌​ ‌​​‍ ‌​ ‌​​ ‌‍​ ‍​‌‍‌‍​‍ ‌‌‍​‌‌‍​‌​ ‌‍​ ‍​​‍ ‌​ ‌‍‌‍​ ‌‍‌‌​ ​ ​ ‌‌​ ‌‌‌‍​‍‌‍​‍​ ‌​​ ‌‍‌‍​‌‌‍​‌​ ‍ ‌ ‌​‌ ‍‌‌ ​​‌‍‌‌​ ‌‌‍​‌‌ ​‍‌ ‌​‌‍‍‌‌‍​ ‌‍ ​‌‍‌‌​ ‍ ‌ ​​‌‍​‌‌ ‌​‌‍‍​​ ‌‌‍​ ‌‍ ‌‍ ‍‌ ‌​‌‍‌‌‌‍ ‍‌ ‌​‌​ ‌‌‍​‌‌ ‌​‌ ​‍‌‍‍‌‌ ‍​​‍‌‌​ ‌‌‌​​‍‌‌ ‌‍‍ ‌‍‌‌‌ ‍‌​‍‌‌​ ​ ‌​‌​​‍‌‌​ ​ ‌​‌​​‍‌‌​ ​‍​ ​‍‌‍‌‌​ ​​​ ​‍‌‍‌‌​ ‍​‌‍‌‌‌‍​‍​ ‌​‌‍​‌​ ​​​ ‌‍‌‍​‍​‍‌‌​ ​‍​ ​‍​‍‌‌​ ‌‌‌​‌​​‍ ‍‌‍​ ‌‍ ‌‍ ‍‌ ‌​‌‍‌‌‌‍ ‍‌ ‌​​‍‌‌​ ‌‌‌​​‍‌‌ ‌‍‍ ‌‍‌‌‌ ‍‌​‍‌‌​ ​ ‌​‌​​‍‌‌​ ​ ‌​‌​​‍‌‌​ ​‍​ ​‍‌‍​ ​ ‍​​ ‍‌​ ​​‌‍​ ‌‍‌‌‌‍​‌‌‍‌​‌‍​‍‌‍​‌‌‍​ ​ ​​​‍‌‌​ ​‍​ ​‍​‍‌‌​ ‌‌‌​‌​​‍ ‍‌‍​ ‌‍‍​‌‍‍‌‌‍ ​‌‍‌​‌ ​‍‌‍‌‌‌‍ ‍​‍‌‌​ ‌‌‌​​‍‌‌ ‌‍‍ ‌‍‌‌‌ ‍‌​‍‌‌​ ​ ‌​‌​​‍‌‌​ ​ ‌​‌​​‍‌‌​ ​‍​ ​‍​ ‍​​ ​‍​ ‍‌‌‍​‌‌‍‌​‌‍​ ​ ‌​‌‍‌‌​ ‌‍​ ​‌‌‍‌​‌‍​‍​‍‌‌​ ​‍​ ​‍​‍‌‌​ ‌‌‌​‌​​‍ ‍‌ ‌​‌‍‌‌‌ ‍​‌ ‌​​ ‌‍​‍‌‍​‌‌ ​ ‌‍‌‌‌‌‌‌‌ ​‍‌‍ ​​ ‌‌‍‍​‌ ‌​‌ ‌​‌ ​​‌ ​ ​‍‌‌​ ​ ‌​​‌​‍‌‌​ ​‍‌​‌‍​‍‌‌​ ​‍‌​‌‍‌‍ ​‌‍‍‌‌‍​‍‌‍‌‌‌ ​‍‌ ‌​‌ ‍‌​‍ ‌‌ ​ ‌ ‌​‌ ‌‌‌‍‌​‌‍‍‌‌‍ ​‍ ‍‌ ‌‍‌‍‌‌‌ ​‍‌‍​ ‌‍‌‌‌‍ ​​‍ ‍‌‍​‌‌ ​​‌ ​​​‍‌‍‌‍‍‌‌‍‌​​ ‌‌‍​‌​ ‍​‌‍​‍‌‍‌‌‌‍​‌​ ​‍‌‍​ ​ ‍‌​‍ ‌‌‍‌​​ ‌‌​ ‌‌​ ‌​​‍ ‌​ ‌​​ ‌‍​ ‍​‌‍‌‍​‍ ‌‌‍​‌‌‍​‌​ ‌‍​ ‍​​‍ ‌​ ‌‍‌‍​ ‌‍‌‌​ ​ ​ ‌‌​ ‌‌‌‍​‍‌‍​‍​ ‌​​ ‌‍‌‍​‌‌‍​‌​‍‌‍‌ ‌​‌ ‍‌‌ ​​‌‍‌‌​ ‌‌‍​‌‌ ​‍‌ ‌​‌‍‍‌‌‍​ ‌‍ ​‌‍‌‌​‍‌‍‌ ​​‌‍​‌‌ ‌​‌‍‍​​ ‌‌‍​ ‌‍ ‌‍ ‍‌ ‌​‌‍‌‌‌‍ ‍‌ ‌​‌​ ‌‌‍​‌‌ ‌​‌ ​‍‌‍‍‌‌ ‍​​‍‌‌​ ‌‌‌​​‍‌‌ ‌‍‍ ‌‍‌‌‌ ‍‌​‍‌‌​ ​ ‌​‌​​‍‌‌​ ​ ‌​‌​​‍‌‌​ ​‍​ ​‍‌‍‌‌​ ​​​ ​‍‌‍‌‌​ ‍​‌‍‌‌‌‍​‍​ ‌​‌‍​‌​ ​​​ ‌‍‌‍​‍​‍‌‌​ ​‍​ ​‍​‍‌‌​ ‌‌‌​‌​​‍ ‍‌‍​ ‌‍ ‌‍ ‍‌ ‌​‌‍‌‌‌‍ ‍‌ ‌​​‍‌‌​ ‌‌‌​​‍‌‌ ‌‍‍ ‌‍‌‌‌ ‍‌​‍‌‌​ ​ ‌​‌​​‍‌‌​ ​ ‌​‌​​‍‌‌​ ​‍​ ​‍‌‍​ ​ ‍​​ ‍‌​ ​​‌‍​ ‌‍‌‌‌‍​‌‌‍‌​‌‍​‍‌‍​‌‌‍​ ​ ​​​‍‌‌​ ​‍​ ​‍​‍‌‌​ ‌‌‌​‌​​‍ ‍‌‍​ ‌‍‍​‌‍‍‌‌‍ ​‌‍‌​‌ ​‍‌‍‌‌‌‍ ‍​‍‌‌​ ‌‌‌​​‍‌‌ ‌‍‍ ‌‍‌‌‌ ‍‌​‍‌‌​ ​ ‌​‌​​‍‌‌​ ​ ‌​‌​​‍‌‌​ ​‍​ ​‍​ ‍​​ ​‍​ ‍‌‌‍​‌‌‍‌​‌‍​ ​ ‌​‌‍‌‌​ ‌‍​ ​‌‌‍‌​‌‍​‍​‍‌‌​ ​‍​ ​‍​‍‌‌​ ‌‌‌​‌​​‍ ‍‌ ‌​‌‍‌‌‌ ‍​‌ ‌​​‍‌‍‌ ​​‌‍‌‌‌ ​‍‌ ​ ‌ ​​‌‍‌‌‌‍​ ‌ ‌​‌‍‍‌‌ ‌‍‌‍‌‌​ ‌‌ ​​‌ ‌‌‌‍​‍‌‍ ​‌‍‍‌‌ ​ ‌‍‍​‌‍‌‌‌‍‌​​‍​‍‌ ‌
In 2018, Liberty Oil Australia acquired the business.
The site has operated as a Liberty facility ever since,
accepting Liberty cards alongside Shell cards and all
major credit cards. Account applications are now
processed through Liberty Oil Australia directly.​​​​‌ ‍ ​‍​‍‌‍ ‌ ​‍‌‍‍‌‌‍‌ ‌‍‍‌‌‍ ‍​‍​‍​ ‍‍​‍​‍‌ ​ ‌‍​‌‌‍ ‍‌‍‍‌‌ ‌​‌ ‍‌​‍ ‍‌‍‍‌‌‍ ​‍​‍​‍ ​​‍​‍‌‍‍​‌ ​‍‌‍‌‌‌‍‌‍​‍​‍​ ‍‍​‍​‍‌‍‍​‌ ‌​‌ ‌​‌ ​​‌ ​ ​ ‍‍​‍ ​‍ ‌‍ ​‌‍‍‌‌‍​‍‌‍‌‌‌ ​‍‌ ‌​‌ ‍‌​‍ ‌‌ ​ ‌ ‌​‌ ‌‌‌‍‌​‌‍‍‌‌‍ ​‍ ‍‌ ‌‍‌‍‌‌‌ ​‍‌‍​ ‌‍‌‌‌‍ ​​‍ ‍‌‍​‌‌ ​​‌ ​​​‍ ‌‍‍‌‌‍ ‍‌ ‌​‌‍‌‌‌‍ ‍‌ ‌​​‍ ‌‍‌‌‌‍‌​‌‍‍‌‌ ‌​​‍ ‌‍ ‌‌‍ ‌‍‌​‌‍‌‌​ ‌‌ ​​‌ ​‍‌‍‌‌‌ ​ ‌‍‌‌‌‍ ‍‌ ‌​‌‍​‌‌ ‌​‌‍‍‌‌‍ ‌‍ ‍​ ‍ ‌‍‍‌‌‍‌​​ ‌‌‍​‌​ ‍​‌‍​‍‌‍‌‌‌‍​‌​ ​‍‌‍​ ​ ‍‌​‍ ‌‌‍‌​​ ‌‌​ ‌‌​ ‌​​‍ ‌​ ‌​​ ‌‍​ ‍​‌‍‌‍​‍ ‌‌‍​‌‌‍​‌​ ‌‍​ ‍​​‍ ‌​ ‌‍‌‍​ ‌‍‌‌​ ​ ​ ‌‌​ ‌‌‌‍​‍‌‍​‍​ ‌​​ ‌‍‌‍​‌‌‍​‌​ ‍ ‌ ‌​‌ ‍‌‌ ​​‌‍‌‌​ ‌‌‍​‌‌ ​‍‌ ‌​‌‍‍‌‌‍​ ‌‍ ​‌‍‌‌​ ‍ ‌ ​​‌‍​‌‌ ‌​‌‍‍​​ ‌‌‍​ ‌‍ ‌‍ ‍‌ ‌​‌‍‌‌‌‍ ‍‌ ‌​‌​ ‌‌‍​‌‌ ‌​‌ ​‍‌‍‍‌‌ ‍​​‍‌‌​ ‌‌‌​​‍‌‌ ‌‍‍ ‌‍‌‌‌ ‍‌​‍‌‌​ ​ ‌​‌​​‍‌‌​ ​ ‌​‌​​‍‌‌​ ​‍​ ​‍‌‍‌‌​ ​​​ ​‍‌‍‌‌​ ‍​‌‍‌‌‌‍​‍​ ‌​‌‍​‌​ ​​​ ‌‍‌‍​‍​‍‌‌​ ​‍​ ​‍​‍‌‌​ ‌‌‌​‌​​‍ ‍‌‍​ ‌‍ ‌‍ ‍‌ ‌​‌‍‌‌‌‍ ‍‌ ‌​​‍‌‌​ ‌‌‌​​‍‌‌ ‌‍‍ ‌‍‌‌‌ ‍‌​‍‌‌​ ​ ‌​‌​​‍‌‌​ ​ ‌​‌​​‍‌‌​ ​‍​ ​‍‌‍​‍​ ‌‍​ ‌‌​ ‌ ‌‍​ ‌‍​‍‌‍​‍​ ​‍​ ​‌​ ‍​‌‍​‍​ ​​​‍‌‌​ ​‍​ ​‍​‍‌‌​ ‌‌‌​‌​​‍ ‍‌‍​ ‌‍‍​‌‍‍‌‌‍ ​‌‍‌​‌ ​‍‌‍‌‌‌‍ ‍​‍‌‌​ ‌‌‌​​‍‌‌ ‌‍‍ ‌‍‌‌‌ ‍‌​‍‌‌​ ​ ‌​‌​​‍‌‌​ ​ ‌​‌​​‍‌‌​ ​‍​ ​‍​ ‌ ​ ​‌​ ‌‍​ ‍​‌‍‌‍‌‍​ ​ ‍​​ ​​​ ​‌​ ‍‌‌‍​ ‌‍​ ​‍‌‌​ ​‍​ ​‍​‍‌‌​ ‌‌‌​‌​​‍ ‍‌ ‌​‌‍‌‌‌ ‍​‌ ‌​​ ‌‍​‍‌‍​‌‌ ​ ‌‍‌‌‌‌‌‌‌ ​‍‌‍ ​​ ‌‌‍‍​‌ ‌​‌ ‌​‌ ​​‌ ​ ​‍‌‌​ ​ ‌​​‌​‍‌‌​ ​‍‌​‌‍​‍‌‌​ ​‍‌​‌‍‌‍ ​‌‍‍‌‌‍​‍‌‍‌‌‌ ​‍‌ ‌​‌ ‍‌​‍ ‌‌ ​ ‌ ‌​‌ ‌‌‌‍‌​‌‍‍‌‌‍ ​‍ ‍‌ ‌‍‌‍‌‌‌ ​‍‌‍​ ‌‍‌‌‌‍ ​​‍ ‍‌‍​‌‌ ​​‌ ​​​‍‌‍‌‍‍‌‌‍‌​​ ‌‌‍​‌​ ‍​‌‍​‍‌‍‌‌‌‍​‌​ ​‍‌‍​ ​ ‍‌​‍ ‌‌‍‌​​ ‌‌​ ‌‌​ ‌​​‍ ‌​ ‌​​ ‌‍​ ‍​‌‍‌‍​‍ ‌‌‍​‌‌‍​‌​ ‌‍​ ‍​​‍ ‌​ ‌‍‌‍​ ‌‍‌‌​ ​ ​ ‌‌​ ‌‌‌‍​‍‌‍​‍​ ‌​​ ‌‍‌‍​‌‌‍​‌​‍‌‍‌ ‌​‌ ‍‌‌ ​​‌‍‌‌​ ‌‌‍​‌‌ ​‍‌ ‌​‌‍‍‌‌‍​ ‌‍ ​‌‍‌‌​‍‌‍‌ ​​‌‍​‌‌ ‌​‌‍‍​​ ‌‌‍​ ‌‍ ‌‍ ‍‌ ‌​‌‍‌‌‌‍ ‍‌ ‌​‌​ ‌‌‍​‌‌ ‌​‌ ​‍‌‍‍‌‌ ‍​​‍‌‌​ ‌‌‌​​‍‌‌ ‌‍‍ ‌‍‌‌‌ ‍‌​‍‌‌​ ​ ‌​‌​​‍‌‌​ ​ ‌​‌​​‍‌‌​ ​‍​ ​‍‌‍‌‌​ ​​​ ​‍‌‍‌‌​ ‍​‌‍‌‌‌‍​‍​ ‌​‌‍​‌​ ​​​ ‌‍‌‍​‍​‍‌‌​ ​‍​ ​‍​‍‌‌​ ‌‌‌​‌​​‍ ‍‌‍​ ‌‍ ‌‍ ‍‌ ‌​‌‍‌‌‌‍ ‍‌ ‌​​‍‌‌​ ‌‌‌​​‍‌‌ ‌‍‍ ‌‍‌‌‌ ‍‌​‍‌‌​ ​ ‌​‌​​‍‌‌​ ​ ‌​‌​​‍‌‌​ ​‍​ ​‍‌‍​‍​ ‌‍​ ‌‌​ ‌ ‌‍​ ‌‍​‍‌‍​‍​ ​‍​ ​‌​ ‍​‌‍​‍​ ​​​‍‌‌​ ​‍​ ​‍​‍‌‌​ ‌‌‌​‌​​‍ ‍‌‍​ ‌‍‍​‌‍‍‌‌‍ ​‌‍‌​‌ ​‍‌‍‌‌‌‍ ‍​‍‌‌​ ‌‌‌​​‍‌‌ ‌‍‍ ‌‍‌‌‌ ‍‌​‍‌‌​ ​ ‌​‌​​‍‌‌​ ​ ‌​‌​​‍‌‌​ ​‍​ ​‍​ ‌ ​ ​‌​ ‌‍​ ‍​‌‍‌‍‌‍​ ​ ‍​​ ​​​ ​‌​ ‍‌‌‍​ ‌‍​ ​‍‌‌​ ​‍​ ​‍​‍‌‌​ ‌‌‌​‌​​‍ ‍‌ ‌​‌‍‌‌‌ ‍​‌ ‌​​‍‌‍‌ ​​‌‍‌‌‌ ​‍‌ ​ ‌ ​​‌‍‌‌‌‍​ ‌ ‌​‌‍‍‌‌ ‌‍‌‍‌‌​ ‌‌ ​​‌ ‌‌‌‍​‍‌‍ ​‌‍‍‌‌ ​ ‌‍‍​‌‍‌‌‌‍‌​​‍​‍‌ ‌
Fuel available in Bourke​​​​‌ ‍ ​‍​‍‌‍ ‌ ​‍‌‍‍‌‌‍‌ ‌‍‍‌‌‍ ‍​‍​‍​ ‍‍​‍​‍‌ ​ ‌‍​‌‌‍ ‍‌‍‍‌‌ ‌​‌ ‍‌​‍ ‍‌‍‍‌‌‍ ​‍​‍​‍ ​​‍​‍‌‍‍​‌ ​‍‌‍‌‌‌‍‌‍​‍​‍​ ‍‍​‍​‍‌‍‍​‌ ‌​‌ ‌​‌ ​​‌ ​ ​ ‍‍​‍ ​‍ ‌‍ ​‌‍‍‌‌‍​‍‌‍‌‌‌ ​‍‌ ‌​‌ ‍‌​‍ ‌‌ ​ ‌ ‌​‌ ‌‌‌‍‌​‌‍‍‌‌‍ ​‍ ‍‌ ‌‍‌‍‌‌‌ ​‍‌‍​ ‌‍‌‌‌‍ ​​‍ ‍‌‍​‌‌ ​​‌ ​​​‍ ‌‍‍‌‌‍ ‍‌ ‌​‌‍‌‌‌‍ ‍‌ ‌​​‍ ‌‍‌‌‌‍‌​‌‍‍‌‌ ‌​​‍ ‌‍ ‌‌‍ ‌‍‌​‌‍‌‌​ ‌‌ ​​‌ ​‍‌‍‌‌‌ ​ ‌‍‌‌‌‍ ‍‌ ‌​‌‍​‌‌ ‌​‌‍‍‌‌‍ ‌‍ ‍​ ‍ ‌‍‍‌‌‍‌​​ ‌‌‍​‌​ ‍​‌‍​‍‌‍‌‌‌‍​‌​ ​‍‌‍​ ​ ‍‌​‍ ‌‌‍‌​​ ‌‌​ ‌‌​ ‌​​‍ ‌​ ‌​​ ‌‍​ ‍​‌‍‌‍​‍ ‌‌‍​‌‌‍​‌​ ‌‍​ ‍​​‍ ‌​ ‌‍‌‍​ ‌‍‌‌​ ​ ​ ‌‌​ ‌‌‌‍​‍‌‍​‍​ ‌​​ ‌‍‌‍​‌‌‍​‌​ ‍ ‌ ‌​‌ ‍‌‌ ​​‌‍‌‌​ ‌‌‍​‌‌ ​‍‌ ‌​‌‍‍‌‌‍​ ‌‍ ​‌‍‌‌​ ‍ ‌ ​​‌‍​‌‌ ‌​‌‍‍​​ ‌‌‍​ ‌‍ ‌‍ ‍‌ ‌​‌‍‌‌‌‍ ‍‌ ‌​‌​ ‌‌‍​‌‌ ‌​‌ ​‍‌‍‍‌‌ ‍​​‍‌‌​ ‌‌‌​​‍‌‌ ‌‍‍ ‌‍‌‌‌ ‍‌​‍‌‌​ ​ ‌​‌​​‍‌‌​ ​ ‌​‌​​‍‌‌​ ​‍​ ​‍‌‍‌‌​ ​​​ ​‍‌‍‌‌​ ‍​‌‍‌‌‌‍​‍​ ‌​‌‍​‌​ ​​​ ‌‍‌‍​‍​‍‌‌​ ​‍​ ​‍​‍‌‌​ ‌‌‌​‌​​‍ ‍‌‍​ ‌‍ ‌‍ ‍‌ ‌​‌‍‌‌‌‍ ‍‌ ‌​​‍‌‌​ ‌‌‌​​‍‌‌ ‌‍‍ ‌‍‌‌‌ ‍‌​‍‌‌​ ​ ‌​‌​​‍‌‌​ ​ ‌​‌​​‍‌‌​ ​‍​ ​‍​ ‌​​ ​‍​ ​‌​ ​‍​ ‍‌​ ‌ ​ ‍​‌‍‌‌​ ​ ‌‍‌​​ ​‍‌‍‌‍​‍‌‌​ ​‍​ ​‍​‍‌‌​ ‌‌‌​‌​​‍ ‍‌‍​ ‌‍‍​‌‍‍‌‌‍ ​‌‍‌​‌ ​‍‌‍‌‌‌‍ ‍​‍‌‌​ ‌‌‌​​‍‌‌ ‌‍‍ ‌‍‌‌‌ ‍‌​‍‌‌​ ​ ‌​‌​​‍‌‌​ ​ ‌​‌​​‍‌‌​ ​‍​ ​‍​ ‌‌​ ​​‌‍‌‍‌‍​ ​ ‌‌‌‍‌​​ ‌ ‌‍​‌​ ‌‌​ ‌ ‌‍​‌‌‍​‍​‍‌‌​ ​‍​ ​‍​‍‌‌​ ‌‌‌​‌​​‍ ‍‌ ‌​‌‍‌‌‌ ‍​‌ ‌​​ ‌‍​‍‌‍​‌‌ ​ ‌‍‌‌‌‌‌‌‌ ​‍‌‍ ​​ ‌‌‍‍​‌ ‌​‌ ‌​‌ ​​‌ ​ ​‍‌‌​ ​ ‌​​‌​‍‌‌​ ​‍‌​‌‍​‍‌‌​ ​‍‌​‌‍‌‍ ​‌‍‍‌‌‍​‍‌‍‌‌‌ ​‍‌ ‌​‌ ‍‌​‍ ‌‌ ​ ‌ ‌​‌ ‌‌‌‍‌​‌‍‍‌‌‍ ​‍ ‍‌ ‌‍‌‍‌‌‌ ​‍‌‍​ ‌‍‌‌‌‍ ​​‍ ‍‌‍​‌‌ ​​‌ ​​​‍‌‍‌‍‍‌‌‍‌​​ ‌‌‍​‌​ ‍​‌‍​‍‌‍‌‌‌‍​‌​ ​‍‌‍​ ​ ‍‌​‍ ‌‌‍‌​​ ‌‌​ ‌‌​ ‌​​‍ ‌​ ‌​​ ‌‍​ ‍​‌‍‌‍​‍ ‌‌‍​‌‌‍​‌​ ‌‍​ ‍​​‍ ‌​ ‌‍‌‍​ ‌‍‌‌​ ​ ​ ‌‌​ ‌‌‌‍​‍‌‍​‍​ ‌​​ ‌‍‌‍​‌‌‍​‌​‍‌‍‌ ‌​‌ ‍‌‌ ​​‌‍‌‌​ ‌‌‍​‌‌ ​‍‌ ‌​‌‍‍‌‌‍​ ‌‍ ​‌‍‌‌​‍‌‍‌ ​​‌‍​‌‌ ‌​‌‍‍​​ ‌‌‍​ ‌‍ ‌‍ ‍‌ ‌​‌‍‌‌‌‍ ‍‌ ‌​‌​ ‌‌‍​‌‌ ‌​‌ ​‍‌‍‍‌‌ ‍​​‍‌‌​ ‌‌‌​​‍‌‌ ‌‍‍ ‌‍‌‌‌ ‍‌​‍‌‌​ ​ ‌​‌​​‍‌‌​ ​ ‌​‌​​‍‌‌​ ​‍​ ​‍‌‍‌‌​ ​​​ ​‍‌‍‌‌​ ‍​‌‍‌‌‌‍​‍​ ‌​‌‍​‌​ ​​​ ‌‍‌‍​‍​‍‌‌​ ​‍​ ​‍​‍‌‌​ ‌‌‌​‌​​‍ ‍‌‍​ ‌‍ ‌‍ ‍‌ ‌​‌‍‌‌‌‍ ‍‌ ‌​​‍‌‌​ ‌‌‌​​‍‌‌ ‌‍‍ ‌‍‌‌‌ ‍‌​‍‌‌​ ​ ‌​‌​​‍‌‌​ ​ ‌​‌​​‍‌‌​ ​‍​ ​‍​ ‌​​ ​‍​ ​‌​ ​‍​ ‍‌​ ‌ ​ ‍​‌‍‌‌​ ​ ‌‍‌​​ ​‍‌‍‌‍​‍‌‌​ ​‍​ ​‍​‍‌‌​ ‌‌‌​‌​​‍ ‍‌‍​ ‌‍‍​‌‍‍‌‌‍ ​‌‍‌​‌ ​‍‌‍‌‌‌‍ ‍​‍‌‌​ ‌‌‌​​‍‌‌ ‌‍‍ ‌‍‌‌‌ ‍‌​‍‌‌​ ​ ‌​‌​​‍‌‌​ ​ ‌​‌​​‍‌‌​ ​‍​ ​‍​ ‌‌​ ​​‌‍‌‍‌‍​ ​ ‌‌‌‍‌​​ ‌ ‌‍​‌​ ‌‌​ ‌ ‌‍​‌‌‍​‍​‍‌‌​ ​‍​ ​‍​‍‌‌​ ‌‌‌​‌​​‍ ‍‌ ‌​‌‍‌‌‌ ‍​‌ ‌​​‍‌‍‌ ​​‌‍‌‌‌ ​‍‌ ​ ‌ ​​‌‍‌‌‌‍​ ‌ ‌​‌‍‍‌‌ ‌‍‌‍‌‌​ ‌‌ ​​‌ ‌‌‌‍​‍‌‍ ​‌‍‍‌‌ ​ ‌‍‍​‌‍‌‌‌‍‌​​‍​‍‌ ‌
Liberty Outback Fuel Centre Bourke stocks a full
range of rural and commercial fuels:​​​​‌ ‍ ​‍​‍‌‍ ‌ ​‍‌‍‍‌‌‍‌ ‌‍‍‌‌‍ ‍​‍​‍​ ‍‍​‍​‍‌ ​ ‌‍​‌‌‍ ‍‌‍‍‌‌ ‌​‌ ‍‌​‍ ‍‌‍‍‌‌‍ ​‍​‍​‍ ​​‍​‍‌‍‍​‌ ​‍‌‍‌‌‌‍‌‍​‍​‍​ ‍‍​‍​‍‌‍‍​‌ ‌​‌ ‌​‌ ​​‌ ​ ​ ‍‍​‍ ​‍ ‌‍ ​‌‍‍‌‌‍​‍‌‍‌‌‌ ​‍‌ ‌​‌ ‍‌​‍ ‌‌ ​ ‌ ‌​‌ ‌‌‌‍‌​‌‍‍‌‌‍ ​‍ ‍‌ ‌‍‌‍‌‌‌ ​‍‌‍​ ‌‍‌‌‌‍ ​​‍ ‍‌‍​‌‌ ​​‌ ​​​‍ ‌‍‍‌‌‍ ‍‌ ‌​‌‍‌‌‌‍ ‍‌ ‌​​‍ ‌‍‌‌‌‍‌​‌‍‍‌‌ ‌​​‍ ‌‍ ‌‌‍ ‌‍‌​‌‍‌‌​ ‌‌ ​​‌ ​‍‌‍‌‌‌ ​ ‌‍‌‌‌‍ ‍‌ ‌​‌‍​‌‌ ‌​‌‍‍‌‌‍ ‌‍ ‍​ ‍ ‌‍‍‌‌‍‌​​ ‌‌‍​‌​ ‍​‌‍​‍‌‍‌‌‌‍​‌​ ​‍‌‍​ ​ ‍‌​‍ ‌‌‍‌​​ ‌‌​ ‌‌​ ‌​​‍ ‌​ ‌​​ ‌‍​ ‍​‌‍‌‍​‍ ‌‌‍​‌‌‍​‌​ ‌‍​ ‍​​‍ ‌​ ‌‍‌‍​ ‌‍‌‌​ ​ ​ ‌‌​ ‌‌‌‍​‍‌‍​‍​ ‌​​ ‌‍‌‍​‌‌‍​‌​ ‍ ‌ ‌​‌ ‍‌‌ ​​‌‍‌‌​ ‌‌‍​‌‌ ​‍‌ ‌​‌‍‍‌‌‍​ ‌‍ ​‌‍‌‌​ ‍ ‌ ​​‌‍​‌‌ ‌​‌‍‍​​ ‌‌‍​ ‌‍ ‌‍ ‍‌ ‌​‌‍‌‌‌‍ ‍‌ ‌​‌​ ‌‌‍​‌‌ ‌​‌ ​‍‌‍‍‌‌ ‍​​‍‌‌​ ‌‌‌​​‍‌‌ ‌‍‍ ‌‍‌‌‌ ‍‌​‍‌‌​ ​ ‌​‌​​‍‌‌​ ​ ‌​‌​​‍‌‌​ ​‍​ ​‍‌‍‌‌​ ​​​ ​‍‌‍‌‌​ ‍​‌‍‌‌‌‍​‍​ ‌​‌‍​‌​ ​​​ ‌‍‌‍​‍​‍‌‌​ ​‍​ ​‍​‍‌‌​ ‌‌‌​‌​​‍ ‍‌‍​ ‌‍ ‌‍ ‍‌ ‌​‌‍‌‌‌‍ ‍‌ ‌​​‍‌‌​ ‌‌‌​​‍‌‌ ‌‍‍ ‌‍‌‌‌ ‍‌​‍‌‌​ ​ ‌​‌​​‍‌‌​ ​ ‌​‌​​‍‌‌​ ​‍​ ​‍​ ​‌‌‍​ ‌‍‌‌​ ‍​​ ​​​ ‌ ‌‍​ ​ ‌ ​ ​​​ ​‌‌‍‌‌​ ​‌​‍‌‌​ ​‍​ ​‍​‍‌‌​ ‌‌‌​‌​​‍ ‍‌‍​ ‌‍‍​‌‍‍‌‌‍ ​‌‍‌​‌ ​‍‌‍‌‌‌‍ ‍​‍‌‌​ ‌‌‌​​‍‌‌ ‌‍‍ ‌‍‌‌‌ ‍‌​‍‌‌​ ​ ‌​‌​​‍‌‌​ ​ ‌​‌​​‍‌‌​ ​‍​ ​‍‌‍‌‍‌‍​ ​ ​‌‌‍‌‍​ ‌‍​ ​‌​ ​​​ ​‍‌‍​‍‌‍‌‌​ ‍‌‌‍‌​​‍‌‌​ ​‍​ ​‍​‍‌‌​ ‌‌‌​‌​​‍ ‍‌ ‌​‌‍‌‌‌ ‍​‌ ‌​​ ‌‍​‍‌‍​‌‌ ​ ‌‍‌‌‌‌‌‌‌ ​‍‌‍ ​​ ‌‌‍‍​‌ ‌​‌ ‌​‌ ​​‌ ​ ​‍‌‌​ ​ ‌​​‌​‍‌‌​ ​‍‌​‌‍​‍‌‌​ ​‍‌​‌‍‌‍ ​‌‍‍‌‌‍​‍‌‍‌‌‌ ​‍‌ ‌​‌ ‍‌​‍ ‌‌ ​ ‌ ‌​‌ ‌‌‌‍‌​‌‍‍‌‌‍ ​‍ ‍‌ ‌‍‌‍‌‌‌ ​‍‌‍​ ‌‍‌‌‌‍ ​​‍ ‍‌‍​‌‌ ​​‌ ​​​‍‌‍‌‍‍‌‌‍‌​​ ‌‌‍​‌​ ‍​‌‍​‍‌‍‌‌‌‍​‌​ ​‍‌‍​ ​ ‍‌​‍ ‌‌‍‌​​ ‌‌​ ‌‌​ ‌​​‍ ‌​ ‌​​ ‌‍​ ‍​‌‍‌‍​‍ ‌‌‍​‌‌‍​‌​ ‌‍​ ‍​​‍ ‌​ ‌‍‌‍​ ‌‍‌‌​ ​ ​ ‌‌​ ‌‌‌‍​‍‌‍​‍​ ‌​​ ‌‍‌‍​‌‌‍​‌​‍‌‍‌ ‌​‌ ‍‌‌ ​​‌‍‌‌​ ‌‌‍​‌‌ ​‍‌ ‌​‌‍‍‌‌‍​ ‌‍ ​‌‍‌‌​‍‌‍‌ ​​‌‍​‌‌ ‌​‌‍‍​​ ‌‌‍​ ‌‍ ‌‍ ‍‌ ‌​‌‍‌‌‌‍ ‍‌ ‌​‌​ ‌‌‍​‌‌ ‌​‌ ​‍‌‍‍‌‌ ‍​​‍‌‌​ ‌‌‌​​‍‌‌ ‌‍‍ ‌‍‌‌‌ ‍‌​‍‌‌​ ​ ‌​‌​​‍‌‌​ ​ ‌​‌​​‍‌‌​ ​‍​ ​‍‌‍‌‌​ ​​​ ​‍‌‍‌‌​ ‍​‌‍‌‌‌‍​‍​ ‌​‌‍​‌​ ​​​ ‌‍‌‍​‍​‍‌‌​ ​‍​ ​‍​‍‌‌​ ‌‌‌​‌​​‍ ‍‌‍​ ‌‍ ‌‍ ‍‌ ‌​‌‍‌‌‌‍ ‍‌ ‌​​‍‌‌​ ‌‌‌​​‍‌‌ ‌‍‍ ‌‍‌‌‌ ‍‌​‍‌‌​ ​ ‌​‌​​‍‌‌​ ​ ‌​‌​​‍‌‌​ ​‍​ ​‍​ ​‌‌‍​ ‌‍‌‌​ ‍​​ ​​​ ‌ ‌‍​ ​ ‌ ​ ​​​ ​‌‌‍‌‌​ ​‌​‍‌‌​ ​‍​ ​‍​‍‌‌​ ‌‌‌​‌​​‍ ‍‌‍​ ‌‍‍​‌‍‍‌‌‍ ​‌‍‌​‌ ​‍‌‍‌‌‌‍ ‍​‍‌‌​ ‌‌‌​​‍‌‌ ‌‍‍ ‌‍‌‌‌ ‍‌​‍‌‌​ ​ ‌​‌​​‍‌‌​ ​ ‌​‌​​‍‌‌​ ​‍​ ​‍‌‍‌‍‌‍​ ​ ​‌‌‍‌‍​ ‌‍​ ​‌​ ​​​ ​‍‌‍​‍‌‍‌‌​ ‍‌‌‍‌​​‍‌‌​ ​‍​ ​‍​‍‌‌​ ‌‌‌​‌​​‍ ‍‌ ‌​‌‍‌‌‌ ‍​‌ ‌​​‍‌‍‌ ​​‌‍‌‌‌ ​‍‌ ​ ‌ ​​‌‍‌‌‌‍​ ‌ ‌​‌‍‍‌‌ ‌‍‌‍‌‌​ ‌‌ ​​‌ ‌‌‌‍​‍‌‍ ​‌‍‍‌‌ ​ ‌‍‍​‌‍‌‌‌‍‌​​‍​‍‌ ‌
Premium Blue Diesel​​​​‌ ‍ ​‍​‍‌‍ ‌ ​‍‌‍‍‌‌‍‌ ‌‍‍‌‌‍ ‍​‍​‍​ ‍‍​‍​‍‌ ​ ‌‍​‌‌‍ ‍‌‍‍‌‌ ‌​‌ ‍‌​‍ ‍‌‍‍‌‌‍ ​‍​‍​‍ ​​‍​‍‌‍‍​‌ ​‍‌‍‌‌‌‍‌‍​‍​‍​ ‍‍​‍​‍‌‍‍​‌ ‌​‌ ‌​‌ ​​‌ ​ ​ ‍‍​‍ ​‍ ‌‍ ​‌‍‍‌‌‍​‍‌‍‌‌‌ ​‍‌ ‌​‌ ‍‌​‍ ‌‌ ​ ‌ ‌​‌ ‌‌‌‍‌​‌‍‍‌‌‍ ​‍ ‍‌ ‌‍‌‍‌‌‌ ​‍‌‍​ ‌‍‌‌‌‍ ​​‍ ‍‌‍​‌‌ ​​‌ ​​​‍ ‌‍‍‌‌‍ ‍‌ ‌​‌‍‌‌‌‍ ‍‌ ‌​​‍ ‌‍‌‌‌‍‌​‌‍‍‌‌ ‌​​‍ ‌‍ ‌‌‍ ‌‍‌​‌‍‌‌​ ‌‌ ​​‌ ​‍‌‍‌‌‌ ​ ‌‍‌‌‌‍ ‍‌ ‌​‌‍​‌‌ ‌​‌‍‍‌‌‍ ‌‍ ‍​ ‍ ‌‍‍‌‌‍‌​​ ‌‌‍​‌​ ‍​‌‍​‍‌‍‌‌‌‍​‌​ ​‍‌‍​ ​ ‍‌​‍ ‌‌‍‌​​ ‌‌​ ‌‌​ ‌​​‍ ‌​ ‌​​ ‌‍​ ‍​‌‍‌‍​‍ ‌‌‍​‌‌‍​‌​ ‌‍​ ‍​​‍ ‌​ ‌‍‌‍​ ‌‍‌‌​ ​ ​ ‌‌​ ‌‌‌‍​‍‌‍​‍​ ‌​​ ‌‍‌‍​‌‌‍​‌​ ‍ ‌ ‌​‌ ‍‌‌ ​​‌‍‌‌​ ‌‌‍​‌‌ ​‍‌ ‌​‌‍‍‌‌‍​ ‌‍ ​‌‍‌‌​ ‍ ‌ ​​‌‍​‌‌ ‌​‌‍‍​​ ‌‌‍​ ‌‍ ‌‍ ‍‌ ‌​‌‍‌‌‌‍ ‍‌ ‌​‌​ ‌‌‍​‌‌ ‌​‌ ​‍‌‍‍‌‌ ‍​​‍‌‌​ ‌‌‌​​‍‌‌ ‌‍‍ ‌‍‌‌‌ ‍‌​‍‌‌​ ​ ‌​‌​​‍‌‌​ ​ ‌​‌​​‍‌‌​ ​‍​ ​‍‌‍‌‌​ ​​​ ​‍‌‍‌‌​ ‍​‌‍‌‌‌‍​‍​ ‌​‌‍​‌​ ​​​ ‌‍‌‍​‍​‍‌‌​ ​‍​ ​‍​‍‌‌​ ‌‌‌​‌​​‍ ‍‌‍​ ‌‍ ‌‍ ‍‌ ‌​‌‍‌‌‌‍ ‍‌ ‌​​‍‌‌​ ‌‌‌​​‍‌‌ ‌‍‍ ‌‍‌‌‌ ‍‌​‍‌‌​ ​ ‌​‌​​‍‌‌​ ​ ‌​‌​​‍‌‌​ ​‍​ ​‍‌‍‌​‌‍‌​​ ‌‍​ ‌ ​ ‌‌‌‍‌​​ ‌‌‌‍‌‌​ ‌ ​ ‌​‌‍​‌​ ​ ​‍‌‌​ ​‍​ ​‍​‍‌‌​ ‌‌‌​‌​​‍ ‍‌‍​ ‌‍‍​‌‍‍‌‌‍ ​‌‍‌​‌ ​‍‌‍‌‌‌‍ ‍​‍‌‌​ ‌‌‌​​‍‌‌ ‌‍‍ ‌‍‌‌‌ ‍‌​‍‌‌​ ​ ‌​‌​​‍‌‌​ ​ ‌​‌​​‍‌‌​ ​‍​ ​‍‌‍‌‌‌‍‌‍​ ‌‌‌‍​ ‌‍‌‌​ ‌‍‌‍‌‍​ ‌‍​ ​‍​ ​​​ ​ ‌‍​‌​‍‌‌​ ​‍​ ​‍​‍‌‌​ ‌‌‌​‌​​‍ ‍‌ ‌​‌‍‌‌‌ ‍​‌ ‌​​ ‌‍​‍‌‍​‌‌ ​ ‌‍‌‌‌‌‌‌‌ ​‍‌‍ ​​ ‌‌‍‍​‌ ‌​‌ ‌​‌ ​​‌ ​ ​‍‌‌​ ​ ‌​​‌​‍‌‌​ ​‍‌​‌‍​‍‌‌​ ​‍‌​‌‍‌‍ ​‌‍‍‌‌‍​‍‌‍‌‌‌ ​‍‌ ‌​‌ ‍‌​‍ ‌‌ ​ ‌ ‌​‌ ‌‌‌‍‌​‌‍‍‌‌‍ ​‍ ‍‌ ‌‍‌‍‌‌‌ ​‍‌‍​ ‌‍‌‌‌‍ ​​‍ ‍‌‍​‌‌ ​​‌ ​​​‍‌‍‌‍‍‌‌‍‌​​ ‌‌‍​‌​ ‍​‌‍​‍‌‍‌‌‌‍​‌​ ​‍‌‍​ ​ ‍‌​‍ ‌‌‍‌​​ ‌‌​ ‌‌​ ‌​​‍ ‌​ ‌​​ ‌‍​ ‍​‌‍‌‍​‍ ‌‌‍​‌‌‍​‌​ ‌‍​ ‍​​‍ ‌​ ‌‍‌‍​ ‌‍‌‌​ ​ ​ ‌‌​ ‌‌‌‍​‍‌‍​‍​ ‌​​ ‌‍‌‍​‌‌‍​‌​‍‌‍‌ ‌​‌ ‍‌‌ ​​‌‍‌‌​ ‌‌‍​‌‌ ​‍‌ ‌​‌‍‍‌‌‍​ ‌‍ ​‌‍‌‌​‍‌‍‌ ​​‌‍​‌‌ ‌​‌‍‍​​ ‌‌‍​ ‌‍ ‌‍ ‍‌ ‌​‌‍‌‌‌‍ ‍‌ ‌​‌​ ‌‌‍​‌‌ ‌​‌ ​‍‌‍‍‌‌ ‍​​‍‌‌​ ‌‌‌​​‍‌‌ ‌‍‍ ‌‍‌‌‌ ‍‌​‍‌‌​ ​ ‌​‌​​‍‌‌​ ​ ‌​‌​​‍‌‌​ ​‍​ ​‍‌‍‌‌​ ​​​ ​‍‌‍‌‌​ ‍​‌‍‌‌‌‍​‍​ ‌​‌‍​‌​ ​​​ ‌‍‌‍​‍​‍‌‌​ ​‍​ ​‍​‍‌‌​ ‌‌‌​‌​​‍ ‍‌‍​ ‌‍ ‌‍ ‍‌ ‌​‌‍‌‌‌‍ ‍‌ ‌​​‍‌‌​ ‌‌‌​​‍‌‌ ‌‍‍ ‌‍‌‌‌ ‍‌​‍‌‌​ ​ ‌​‌​​‍‌‌​ ​ ‌​‌​​‍‌‌​ ​‍​ ​‍‌‍‌​‌‍‌​​ ‌‍​ ‌ ​ ‌‌‌‍‌​​ ‌‌‌‍‌‌​ ‌ ​ ‌​‌‍​‌​ ​ ​‍‌‌​ ​‍​ ​‍​‍‌‌​ ‌‌‌​‌​​‍ ‍‌‍​ ‌‍‍​‌‍‍‌‌‍ ​‌‍‌​‌ ​‍‌‍‌‌‌‍ ‍​‍‌‌​ ‌‌‌​​‍‌‌ ‌‍‍ ‌‍‌‌‌ ‍‌​‍‌‌​ ​ ‌​‌​​‍‌‌​ ​ ‌​‌​​‍‌‌​ ​‍​ ​‍‌‍‌‌‌‍‌‍​ ‌‌‌‍​ ‌‍‌‌​ ‌‍‌‍‌‍​ ‌‍​ ​‍​ ​​​ ​ ‌‍​‌​‍‌‌​ ​‍​ ​‍​‍‌‌​ ‌‌‌​‌​​‍ ‍‌ ‌​‌‍‌‌‌ ‍​‌ ‌​​‍‌‍‌ ​​‌‍‌‌‌ ​‍‌ ​ ‌ ​​‌‍‌‌‌‍​ ‌ ‌​‌‍‍‌‌ ‌‍‌‍‌‌​ ‌‌ ​​‌ ‌‌‌‍​‍‌‍ ​‌‍‍‌‌ ​ ‌‍‍​‌‍‌‌‌‍‌​​‍​‍‌ ‌
Premium Unleaded​​​​‌ ‍ ​‍​‍‌‍ ‌ ​‍‌‍‍‌‌‍‌ ‌‍‍‌‌‍ ‍​‍​‍​ ‍‍​‍​‍‌ ​ ‌‍​‌‌‍ ‍‌‍‍‌‌ ‌​‌ ‍‌​‍ ‍‌‍‍‌‌‍ ​‍​‍​‍ ​​‍​‍‌‍‍​‌ ​‍‌‍‌‌‌‍‌‍​‍​‍​ ‍‍​‍​‍‌‍‍​‌ ‌​‌ ‌​‌ ​​‌ ​ ​ ‍‍​‍ ​‍ ‌‍ ​‌‍‍‌‌‍​‍‌‍‌‌‌ ​‍‌ ‌​‌ ‍‌​‍ ‌‌ ​ ‌ ‌​‌ ‌‌‌‍‌​‌‍‍‌‌‍ ​‍ ‍‌ ‌‍‌‍‌‌‌ ​‍‌‍​ ‌‍‌‌‌‍ ​​‍ ‍‌‍​‌‌ ​​‌ ​​​‍ ‌‍‍‌‌‍ ‍‌ ‌​‌‍‌‌‌‍ ‍‌ ‌​​‍ ‌‍‌‌‌‍‌​‌‍‍‌‌ ‌​​‍ ‌‍ ‌‌‍ ‌‍‌​‌‍‌‌​ ‌‌ ​​‌ ​‍‌‍‌‌‌ ​ ‌‍‌‌‌‍ ‍‌ ‌​‌‍​‌‌ ‌​‌‍‍‌‌‍ ‌‍ ‍​ ‍ ‌‍‍‌‌‍‌​​ ‌‌‍​‌​ ‍​‌‍​‍‌‍‌‌‌‍​‌​ ​‍‌‍​ ​ ‍‌​‍ ‌‌‍‌​​ ‌‌​ ‌‌​ ‌​​‍ ‌​ ‌​​ ‌‍​ ‍​‌‍‌‍​‍ ‌‌‍​‌‌‍​‌​ ‌‍​ ‍​​‍ ‌​ ‌‍‌‍​ ‌‍‌‌​ ​ ​ ‌‌​ ‌‌‌‍​‍‌‍​‍​ ‌​​ ‌‍‌‍​‌‌‍​‌​ ‍ ‌ ‌​‌ ‍‌‌ ​​‌‍‌‌​ ‌‌‍​‌‌ ​‍‌ ‌​‌‍‍‌‌‍​ ‌‍ ​‌‍‌‌​ ‍ ‌ ​​‌‍​‌‌ ‌​‌‍‍​​ ‌‌‍​ ‌‍ ‌‍ ‍‌ ‌​‌‍‌‌‌‍ ‍‌ ‌​‌​ ‌‌‍​‌‌ ‌​‌ ​‍‌‍‍‌‌ ‍​​‍‌‌​ ‌‌‌​​‍‌‌ ‌‍‍ ‌‍‌‌‌ ‍‌​‍‌‌​ ​ ‌​‌​​‍‌‌​ ​ ‌​‌​​‍‌‌​ ​‍​ ​‍‌‍‌‌​ ​​​ ​‍‌‍‌‌​ ‍​‌‍‌‌‌‍​‍​ ‌​‌‍​‌​ ​​​ ‌‍‌‍​‍​‍‌‌​ ​‍​ ​‍​‍‌‌​ ‌‌‌​‌​​‍ ‍‌‍​ ‌‍ ‌‍ ‍‌ ‌​‌‍‌‌‌‍ ‍‌ ‌​​‍‌‌​ ‌‌‌​​‍‌‌ ‌‍‍ ‌‍‌‌‌ ‍‌​‍‌‌​ ​ ‌​‌​​‍‌‌​ ​ ‌​‌​​‍‌‌​ ​‍​ ​‍​ ‍‌‌‍​‌​ ​‌​ ​​​ ​‌​ ​​‌‍‌​‌‍​‍​ ​‌​ ‍‌​ ​‍​ ‌​​‍‌‌​ ​‍​ ​‍​‍‌‌​ ‌‌‌​‌​​‍ ‍‌‍​ ‌‍‍​‌‍‍‌‌‍ ​‌‍‌​‌ ​‍‌‍‌‌‌‍ ‍​‍‌‌​ ‌‌‌​​‍‌‌ ‌‍‍ ‌‍‌‌‌ ‍‌​‍‌‌​ ​ ‌​‌​​‍‌‌​ ​ ‌​‌​​‍‌‌​ ​‍​ ​‍​ ‍​​ ​​‌‍‌‌‌‍​‍​ ‌​​ ​‌‌‍​ ​ ‌​​ ‌‌‌‍‌‌‌‍​ ‌‍​‌​‍‌‌​ ​‍​ ​‍​‍‌‌​ ‌‌‌​‌​​‍ ‍‌ ‌​‌‍‌‌‌ ‍​‌ ‌​​ ‌‍​‍‌‍​‌‌ ​ ‌‍‌‌‌‌‌‌‌ ​‍‌‍ ​​ ‌‌‍‍​‌ ‌​‌ ‌​‌ ​​‌ ​ ​‍‌‌​ ​ ‌​​‌​‍‌‌​ ​‍‌​‌‍​‍‌‌​ ​‍‌​‌‍‌‍ ​‌‍‍‌‌‍​‍‌‍‌‌‌ ​‍‌ ‌​‌ ‍‌​‍ ‌‌ ​ ‌ ‌​‌ ‌‌‌‍‌​‌‍‍‌‌‍ ​‍ ‍‌ ‌‍‌‍‌‌‌ ​‍‌‍​ ‌‍‌‌‌‍ ​​‍ ‍‌‍​‌‌ ​​‌ ​​​‍‌‍‌‍‍‌‌‍‌​​ ‌‌‍​‌​ ‍​‌‍​‍‌‍‌‌‌‍​‌​ ​‍‌‍​ ​ ‍‌​‍ ‌‌‍‌​​ ‌‌​ ‌‌​ ‌​​‍ ‌​ ‌​​ ‌‍​ ‍​‌‍‌‍​‍ ‌‌‍​‌‌‍​‌​ ‌‍​ ‍​​‍ ‌​ ‌‍‌‍​ ‌‍‌‌​ ​ ​ ‌‌​ ‌‌‌‍​‍‌‍​‍​ ‌​​ ‌‍‌‍​‌‌‍​‌​‍‌‍‌ ‌​‌ ‍‌‌ ​​‌‍‌‌​ ‌‌‍​‌‌ ​‍‌ ‌​‌‍‍‌‌‍​ ‌‍ ​‌‍‌‌​‍‌‍‌ ​​‌‍​‌‌ ‌​‌‍‍​​ ‌‌‍​ ‌‍ ‌‍ ‍‌ ‌​‌‍‌‌‌‍ ‍‌ ‌​‌​ ‌‌‍​‌‌ ‌​‌ ​‍‌‍‍‌‌ ‍​​‍‌‌​ ‌‌‌​​‍‌‌ ‌‍‍ ‌‍‌‌‌ ‍‌​‍‌‌​ ​ ‌​‌​​‍‌‌​ ​ ‌​‌​​‍‌‌​ ​‍​ ​‍‌‍‌‌​ ​​​ ​‍‌‍‌‌​ ‍​‌‍‌‌‌‍​‍​ ‌​‌‍​‌​ ​​​ ‌‍‌‍​‍​‍‌‌​ ​‍​ ​‍​‍‌‌​ ‌‌‌​‌​​‍ ‍‌‍​ ‌‍ ‌‍ ‍‌ ‌​‌‍‌‌‌‍ ‍‌ ‌​​‍‌‌​ ‌‌‌​​‍‌‌ ‌‍‍ ‌‍‌‌‌ ‍‌​‍‌‌​ ​ ‌​‌​​‍‌‌​ ​ ‌​‌​​‍‌‌​ ​‍​ ​‍​ ‍‌‌‍​‌​ ​‌​ ​​​ ​‌​ ​​‌‍‌​‌‍​‍​ ​‌​ ‍‌​ ​‍​ ‌​​‍‌‌​ ​‍​ ​‍​‍‌‌​ ‌‌‌​‌​​‍ ‍‌‍​ ‌‍‍​‌‍‍‌‌‍ ​‌‍‌​‌ ​‍‌‍‌‌‌‍ ‍​‍‌‌​ ‌‌‌​​‍‌‌ ‌‍‍ ‌‍‌‌‌ ‍‌​‍‌‌​ ​ ‌​‌​​‍‌‌​ ​ ‌​‌​​‍‌‌​ ​‍​ ​‍​ ‍​​ ​​‌‍‌‌‌‍​‍​ ‌​​ ​‌‌‍​ ​ ‌​​ ‌‌‌‍‌‌‌‍​ ‌‍​‌​‍‌‌​ ​‍​ ​‍​‍‌‌​ ‌‌‌​‌​​‍ ‍‌ ‌​‌‍‌‌‌ ‍​‌ ‌​​‍‌‍‌ ​​‌‍‌‌‌ ​‍‌ ​ ‌ ​​‌‍‌‌‌‍​ ‌ ‌​‌‍‍‌‌ ‌‍‌‍‌‌​ ‌‌ ​​‌ ‌‌‌‍​‍‌‍ ​‌‍‍‌‌ ​ ‌‍‍​‌‍‌‌‌‍‌​​‍​‍‌ ‌
Unleaded​​​​‌ ‍ ​‍​‍‌‍ ‌ ​‍‌‍‍‌‌‍‌ ‌‍‍‌‌‍ ‍​‍​‍​ ‍‍​‍​‍‌ ​ ‌‍​‌‌‍ ‍‌‍‍‌‌ ‌​‌ ‍‌​‍ ‍‌‍‍‌‌‍ ​‍​‍​‍ ​​‍​‍‌‍‍​‌ ​‍‌‍‌‌‌‍‌‍​‍​‍​ ‍‍​‍​‍‌‍‍​‌ ‌​‌ ‌​‌ ​​‌ ​ ​ ‍‍​‍ ​‍ ‌‍ ​‌‍‍‌‌‍​‍‌‍‌‌‌ ​‍‌ ‌​‌ ‍‌​‍ ‌‌ ​ ‌ ‌​‌ ‌‌‌‍‌​‌‍‍‌‌‍ ​‍ ‍‌ ‌‍‌‍‌‌‌ ​‍‌‍​ ‌‍‌‌‌‍ ​​‍ ‍‌‍​‌‌ ​​‌ ​​​‍ ‌‍‍‌‌‍ ‍‌ ‌​‌‍‌‌‌‍ ‍‌ ‌​​‍ ‌‍‌‌‌‍‌​‌‍‍‌‌ ‌​​‍ ‌‍ ‌‌‍ ‌‍‌​‌‍‌‌​ ‌‌ ​​‌ ​‍‌‍‌‌‌ ​ ‌‍‌‌‌‍ ‍‌ ‌​‌‍​‌‌ ‌​‌‍‍‌‌‍ ‌‍ ‍​ ‍ ‌‍‍‌‌‍‌​​ ‌‌‍​‌​ ‍​‌‍​‍‌‍‌‌‌‍​‌​ ​‍‌‍​ ​ ‍‌​‍ ‌‌‍‌​​ ‌‌​ ‌‌​ ‌​​‍ ‌​ ‌​​ ‌‍​ ‍​‌‍‌‍​‍ ‌‌‍​‌‌‍​‌​ ‌‍​ ‍​​‍ ‌​ ‌‍‌‍​ ‌‍‌‌​ ​ ​ ‌‌​ ‌‌‌‍​‍‌‍​‍​ ‌​​ ‌‍‌‍​‌‌‍​‌​ ‍ ‌ ‌​‌ ‍‌‌ ​​‌‍‌‌​ ‌‌‍​‌‌ ​‍‌ ‌​‌‍‍‌‌‍​ ‌‍ ​‌‍‌‌​ ‍ ‌ ​​‌‍​‌‌ ‌​‌‍‍​​ ‌‌‍​ ‌‍ ‌‍ ‍‌ ‌​‌‍‌‌‌‍ ‍‌ ‌​‌​ ‌‌‍​‌‌ ‌​‌ ​‍‌‍‍‌‌ ‍​​‍‌‌​ ‌‌‌​​‍‌‌ ‌‍‍ ‌‍‌‌‌ ‍‌​‍‌‌​ ​ ‌​‌​​‍‌‌​ ​ ‌​‌​​‍‌‌​ ​‍​ ​‍‌‍‌‌​ ​​​ ​‍‌‍‌‌​ ‍​‌‍‌‌‌‍​‍​ ‌​‌‍​‌​ ​​​ ‌‍‌‍​‍​‍‌‌​ ​‍​ ​‍​‍‌‌​ ‌‌‌​‌​​‍ ‍‌‍​ ‌‍ ‌‍ ‍‌ ‌​‌‍‌‌‌‍ ‍‌ ‌​​‍‌‌​ ‌‌‌​​‍‌‌ ‌‍‍ ‌‍‌‌‌ ‍‌​‍‌‌​ ​ ‌​‌​​‍‌‌​ ​ ‌​‌​​‍‌‌​ ​‍​ ​‍​ ​ ‌‍‌‌​ ‌‌​ ‍​​ ‌‍​ ​‌​ ​ ​ ‌‌‌‍‌‍‌‍‌​​ ‌‌​ ‌‌​‍‌‌​ ​‍​ ​‍​‍‌‌​ ‌‌‌​‌​​‍ ‍‌‍​ ‌‍‍​‌‍‍‌‌‍ ​‌‍‌​‌ ​‍‌‍‌‌‌‍ ‍​‍‌‌​ ‌‌‌​​‍‌‌ ‌‍‍ ‌‍‌‌‌ ‍‌​‍‌‌​ ​ ‌​‌​​‍‌‌​ ​ ‌​‌​​‍‌‌​ ​‍​ ​‍​ ​‍​ ​ ​ ​ ‌‍‌​​ ​‌‌‍‌‌‌‍‌​‌‍​‌​ ​ ​ ‍​​ ‌​​ ​ ​‍‌‌​ ​‍​ ​‍​‍‌‌​ ‌‌‌​‌​​‍ ‍‌ ‌​‌‍‌‌‌ ‍​‌ ‌​​ ‌‍​‍‌‍​‌‌ ​ ‌‍‌‌‌‌‌‌‌ ​‍‌‍ ​​ ‌‌‍‍​‌ ‌​‌ ‌​‌ ​​‌ ​ ​‍‌‌​ ​ ‌​​‌​‍‌‌​ ​‍‌​‌‍​‍‌‌​ ​‍‌​‌‍‌‍ ​‌‍‍‌‌‍​‍‌‍‌‌‌ ​‍‌ ‌​‌ ‍‌​‍ ‌‌ ​ ‌ ‌​‌ ‌‌‌‍‌​‌‍‍‌‌‍ ​‍ ‍‌ ‌‍‌‍‌‌‌ ​‍‌‍​ ‌‍‌‌‌‍ ​​‍ ‍‌‍​‌‌ ​​‌ ​​​‍‌‍‌‍‍‌‌‍‌​​ ‌‌‍​‌​ ‍​‌‍​‍‌‍‌‌‌‍​‌​ ​‍‌‍​ ​ ‍‌​‍ ‌‌‍‌​​ ‌‌​ ‌‌​ ‌​​‍ ‌​ ‌​​ ‌‍​ ‍​‌‍‌‍​‍ ‌‌‍​‌‌‍​‌​ ‌‍​ ‍​​‍ ‌​ ‌‍‌‍​ ‌‍‌‌​ ​ ​ ‌‌​ ‌‌‌‍​‍‌‍​‍​ ‌​​ ‌‍‌‍​‌‌‍​‌​‍‌‍‌ ‌​‌ ‍‌‌ ​​‌‍‌‌​ ‌‌‍​‌‌ ​‍‌ ‌​‌‍‍‌‌‍​ ‌‍ ​‌‍‌‌​‍‌‍‌ ​​‌‍​‌‌ ‌​‌‍‍​​ ‌‌‍​ ‌‍ ‌‍ ‍‌ ‌​‌‍‌‌‌‍ ‍‌ ‌​‌​ ‌‌‍​‌‌ ‌​‌ ​‍‌‍‍‌‌ ‍​​‍‌‌​ ‌‌‌​​‍‌‌ ‌‍‍ ‌‍‌‌‌ ‍‌​‍‌‌​ ​ ‌​‌​​‍‌‌​ ​ ‌​‌​​‍‌‌​ ​‍​ ​‍‌‍‌‌​ ​​​ ​‍‌‍‌‌​ ‍​‌‍‌‌‌‍​‍​ ‌​‌‍​‌​ ​​​ ‌‍‌‍​‍​‍‌‌​ ​‍​ ​‍​‍‌‌​ ‌‌‌​‌​​‍ ‍‌‍​ ‌‍ ‌‍ ‍‌ ‌​‌‍‌‌‌‍ ‍‌ ‌​​‍‌‌​ ‌‌‌​​‍‌‌ ‌‍‍ ‌‍‌‌‌ ‍‌​‍‌‌​ ​ ‌​‌​​‍‌‌​ ​ ‌​‌​​‍‌‌​ ​‍​ ​‍​ ​ ‌‍‌‌​ ‌‌​ ‍​​ ‌‍​ ​‌​ ​ ​ ‌‌‌‍‌‍‌‍‌​​ ‌‌​ ‌‌​‍‌‌​ ​‍​ ​‍​‍‌‌​ ‌‌‌​‌​​‍ ‍‌‍​ ‌‍‍​‌‍‍‌‌‍ ​‌‍‌​‌ ​‍‌‍‌‌‌‍ ‍​‍‌‌​ ‌‌‌​​‍‌‌ ‌‍‍ ‌‍‌‌‌ ‍‌​‍‌‌​ ​ ‌​‌​​‍‌‌​ ​ ‌​‌​​‍‌‌​ ​‍​ ​‍​ ​‍​ ​ ​ ​ ‌‍‌​​ ​‌‌‍‌‌‌‍‌​‌‍​‌​ ​ ​ ‍​​ ‌​​ ​ ​‍‌‌​ ​‍​ ​‍​‍‌‌​ ‌‌‌​‌​​‍ ‍‌ ‌​‌‍‌‌‌ ‍​‌ ‌​​‍‌‍‌ ​​‌‍‌‌‌ ​‍‌ ​ ‌ ​​‌‍‌‌‌‍​ ‌ ‌​‌‍‍‌‌ ‌‍‌‍‌‌​ ‌‌ ​​‌ ‌‌‌‍​‍‌‍ ​‌‍‍‌‌ ​ ‌‍‍​‌‍‌‌‌‍‌​​‍​‍‌ ‌
AdBlue​​​​‌ ‍ ​‍​‍‌‍ ‌ ​‍‌‍‍‌‌‍‌ ‌‍‍‌‌‍ ‍​‍​‍​ ‍‍​‍​‍‌ ​ ‌‍​‌‌‍ ‍‌‍‍‌‌ ‌​‌ ‍‌​‍ ‍‌‍‍‌‌‍ ​‍​‍​‍ ​​‍​‍‌‍‍​‌ ​‍‌‍‌‌‌‍‌‍​‍​‍​ ‍‍​‍​‍‌‍‍​‌ ‌​‌ ‌​‌ ​​‌ ​ ​ ‍‍​‍ ​‍ ‌‍ ​‌‍‍‌‌‍​‍‌‍‌‌‌ ​‍‌ ‌​‌ ‍‌​‍ ‌‌ ​ ‌ ‌​‌ ‌‌‌‍‌​‌‍‍‌‌‍ ​‍ ‍‌ ‌‍‌‍‌‌‌ ​‍‌‍​ ‌‍‌‌‌‍ ​​‍ ‍‌‍​‌‌ ​​‌ ​​​‍ ‌‍‍‌‌‍ ‍‌ ‌​‌‍‌‌‌‍ ‍‌ ‌​​‍ ‌‍‌‌‌‍‌​‌‍‍‌‌ ‌​​‍ ‌‍ ‌‌‍ ‌‍‌​‌‍‌‌​ ‌‌ ​​‌ ​‍‌‍‌‌‌ ​ ‌‍‌‌‌‍ ‍‌ ‌​‌‍​‌‌ ‌​‌‍‍‌‌‍ ‌‍ ‍​ ‍ ‌‍‍‌‌‍‌​​ ‌‌‍​‌​ ‍​‌‍​‍‌‍‌‌‌‍​‌​ ​‍‌‍​ ​ ‍‌​‍ ‌‌‍‌​​ ‌‌​ ‌‌​ ‌​​‍ ‌​ ‌​​ ‌‍​ ‍​‌‍‌‍​‍ ‌‌‍​‌‌‍​‌​ ‌‍​ ‍​​‍ ‌​ ‌‍‌‍​ ‌‍‌‌​ ​ ​ ‌‌​ ‌‌‌‍​‍‌‍​‍​ ‌​​ ‌‍‌‍​‌‌‍​‌​ ‍ ‌ ‌​‌ ‍‌‌ ​​‌‍‌‌​ ‌‌‍​‌‌ ​‍‌ ‌​‌‍‍‌‌‍​ ‌‍ ​‌‍‌‌​ ‍ ‌ ​​‌‍​‌‌ ‌​‌‍‍​​ ‌‌‍​ ‌‍ ‌‍ ‍‌ ‌​‌‍‌‌‌‍ ‍‌ ‌​‌​ ‌‌‍​‌‌ ‌​‌ ​‍‌‍‍‌‌ ‍​​‍‌‌​ ‌‌‌​​‍‌‌ ‌‍‍ ‌‍‌‌‌ ‍‌​‍‌‌​ ​ ‌​‌​​‍‌‌​ ​ ‌​‌​​‍‌‌​ ​‍​ ​‍‌‍‌‌​ ​​​ ​‍‌‍‌‌​ ‍​‌‍‌‌‌‍​‍​ ‌​‌‍​‌​ ​​​ ‌‍‌‍​‍​‍‌‌​ ​‍​ ​‍​‍‌‌​ ‌‌‌​‌​​‍ ‍‌‍​ ‌‍ ‌‍ ‍‌ ‌​‌‍‌‌‌‍ ‍‌ ‌​​‍‌‌​ ‌‌‌​​‍‌‌ ‌‍‍ ‌‍‌‌‌ ‍‌​‍‌‌​ ​ ‌​‌​​‍‌‌​ ​ ‌​‌​​‍‌‌​ ​‍​ ​‍‌‍​‌​ ‌‍​ ​‍​ ‍‌‌‍‌​​ ‌‍​ ‌‌‌‍​‍‌‍‌‌​ ‌‍‌‍‌‌​ ‌ ​‍‌‌​ ​‍​ ​‍​‍‌‌​ ‌‌‌​‌​​‍ ‍‌‍​ ‌‍‍​‌‍‍‌‌‍ ​‌‍‌​‌ ​‍‌‍‌‌‌‍ ‍​‍‌‌​ ‌‌‌​​‍‌‌ ‌‍‍ ‌‍‌‌‌ ‍‌​‍‌‌​ ​ ‌​‌​​‍‌‌​ ​ ‌​‌​​‍‌‌​ ​‍​ ​‍​ ​​‌‍‌​​ ‌ ‌‍‌‍‌‍‌‌​ ​​‌‍​‍​ ‌‌​ ‍​​ ‌‌​ ‍‌​ ‌​​‍‌‌​ ​‍​ ​‍​‍‌‌​ ‌‌‌​‌​​‍ ‍‌ ‌​‌‍‌‌‌ ‍​‌ ‌​​ ‌‍​‍‌‍​‌‌ ​ ‌‍‌‌‌‌‌‌‌ ​‍‌‍ ​​ ‌‌‍‍​‌ ‌​‌ ‌​‌ ​​‌ ​ ​‍‌‌​ ​ ‌​​‌​‍‌‌​ ​‍‌​‌‍​‍‌‌​ ​‍‌​‌‍‌‍ ​‌‍‍‌‌‍​‍‌‍‌‌‌ ​‍‌ ‌​‌ ‍‌​‍ ‌‌ ​ ‌ ‌​‌ ‌‌‌‍‌​‌‍‍‌‌‍ ​‍ ‍‌ ‌‍‌‍‌‌‌ ​‍‌‍​ ‌‍‌‌‌‍ ​​‍ ‍‌‍​‌‌ ​​‌ ​​​‍‌‍‌‍‍‌‌‍‌​​ ‌‌‍​‌​ ‍​‌‍​‍‌‍‌‌‌‍​‌​ ​‍‌‍​ ​ ‍‌​‍ ‌‌‍‌​​ ‌‌​ ‌‌​ ‌​​‍ ‌​ ‌​​ ‌‍​ ‍​‌‍‌‍​‍ ‌‌‍​‌‌‍​‌​ ‌‍​ ‍​​‍ ‌​ ‌‍‌‍​ ‌‍‌‌​ ​ ​ ‌‌​ ‌‌‌‍​‍‌‍​‍​ ‌​​ ‌‍‌‍​‌‌‍​‌​‍‌‍‌ ‌​‌ ‍‌‌ ​​‌‍‌‌​ ‌‌‍​‌‌ ​‍‌ ‌​‌‍‍‌‌‍​ ‌‍ ​‌‍‌‌​‍‌‍‌ ​​‌‍​‌‌ ‌​‌‍‍​​ ‌‌‍​ ‌‍ ‌‍ ‍‌ ‌​‌‍‌‌‌‍ ‍‌ ‌​‌​ ‌‌‍​‌‌ ‌​‌ ​‍‌‍‍‌‌ ‍​​‍‌‌​ ‌‌‌​​‍‌‌ ‌‍‍ ‌‍‌‌‌ ‍‌​‍‌‌​ ​ ‌​‌​​‍‌‌​ ​ ‌​‌​​‍‌‌​ ​‍​ ​‍‌‍‌‌​ ​​​ ​‍‌‍‌‌​ ‍​‌‍‌‌‌‍​‍​ ‌​‌‍​‌​ ​​​ ‌‍‌‍​‍​‍‌‌​ ​‍​ ​‍​‍‌‌​ ‌‌‌​‌​​‍ ‍‌‍​ ‌‍ ‌‍ ‍‌ ‌​‌‍‌‌‌‍ ‍‌ ‌​​‍‌‌​ ‌‌‌​​‍‌‌ ‌‍‍ ‌‍‌‌‌ ‍‌​‍‌‌​ ​ ‌​‌​​‍‌‌​ ​ ‌​‌​​‍‌‌​ ​‍​ ​‍‌‍​‌​ ‌‍​ ​‍​ ‍‌‌‍‌​​ ‌‍​ ‌‌‌‍​‍‌‍‌‌​ ‌‍‌‍‌‌​ ‌ ​‍‌‌​ ​‍​ ​‍​‍‌‌​ ‌‌‌​‌​​‍ ‍‌‍​ ‌‍‍​‌‍‍‌‌‍ ​‌‍‌​‌ ​‍‌‍‌‌‌‍ ‍​‍‌‌​ ‌‌‌​​‍‌‌ ‌‍‍ ‌‍‌‌‌ ‍‌​‍‌‌​ ​ ‌​‌​​‍‌‌​ ​ ‌​‌​​‍‌‌​ ​‍​ ​‍​ ​​‌‍‌​​ ‌ ‌‍‌‍‌‍‌‌​ ​​‌‍​‍​ ‌‌​ ‍​​ ‌‌​ ‍‌​ ‌​​‍‌‌​ ​‍​ ​‍​‍‌‌​ ‌‌‌​‌​​‍ ‍‌ ‌​‌‍‌‌‌ ‍​‌ ‌​​‍‌‍‌ ​​‌‍‌‌‌ ​‍‌ ​ ‌ ​​‌‍‌‌‌‍​ ‌ ‌​‌‍‍‌‌ ‌‍‌‍‌‌​ ‌‌ ​​‌ ‌‌‌‍​‍‌‍ ​‌‍‍‌‌ ​ ‌‍‍​‌‍‌‌‌‍‌​​‍​‍‌ ‌
Hi-flow and low-flow diesel pumps are available on
site, and a 24-hour card system operates outside
business hours, accepting Liberty cards, Shell cards
and all major credit cards.​​​​‌ ‍ ​‍​‍‌‍ ‌ ​‍‌‍‍‌‌‍‌ ‌‍‍‌‌‍ ‍​‍​‍​ ‍‍​‍​‍‌ ​ ‌‍​‌‌‍ ‍‌‍‍‌‌ ‌​‌ ‍‌​‍ ‍‌‍‍‌‌‍ ​‍​‍​‍ ​​‍​‍‌‍‍​‌ ​‍‌‍‌‌‌‍‌‍​‍​‍​ ‍‍​‍​‍‌‍‍​‌ ‌​‌ ‌​‌ ​​‌ ​ ​ ‍‍​‍ ​‍ ‌‍ ​‌‍‍‌‌‍​‍‌‍‌‌‌ ​‍‌ ‌​‌ ‍‌​‍ ‌‌ ​ ‌ ‌​‌ ‌‌‌‍‌​‌‍‍‌‌‍ ​‍ ‍‌ ‌‍‌‍‌‌‌ ​‍‌‍​ ‌‍‌‌‌‍ ​​‍ ‍‌‍​‌‌ ​​‌ ​​​‍ ‌‍‍‌‌‍ ‍‌ ‌​‌‍‌‌‌‍ ‍‌ ‌​​‍ ‌‍‌‌‌‍‌​‌‍‍‌‌ ‌​​‍ ‌‍ ‌‌‍ ‌‍‌​‌‍‌‌​ ‌‌ ​​‌ ​‍‌‍‌‌‌ ​ ‌‍‌‌‌‍ ‍‌ ‌​‌‍​‌‌ ‌​‌‍‍‌‌‍ ‌‍ ‍​ ‍ ‌‍‍‌‌‍‌​​ ‌‌‍​‌​ ‍​‌‍​‍‌‍‌‌‌‍​‌​ ​‍‌‍​ ​ ‍‌​‍ ‌‌‍‌​​ ‌‌​ ‌‌​ ‌​​‍ ‌​ ‌​​ ‌‍​ ‍​‌‍‌‍​‍ ‌‌‍​‌‌‍​‌​ ‌‍​ ‍​​‍ ‌​ ‌‍‌‍​ ‌‍‌‌​ ​ ​ ‌‌​ ‌‌‌‍​‍‌‍​‍​ ‌​​ ‌‍‌‍​‌‌‍​‌​ ‍ ‌ ‌​‌ ‍‌‌ ​​‌‍‌‌​ ‌‌‍​‌‌ ​‍‌ ‌​‌‍‍‌‌‍​ ‌‍ ​‌‍‌‌​ ‍ ‌ ​​‌‍​‌‌ ‌​‌‍‍​​ ‌‌‍​ ‌‍ ‌‍ ‍‌ ‌​‌‍‌‌‌‍ ‍‌ ‌​‌​ ‌‌‍​‌‌ ‌​‌ ​‍‌‍‍‌‌ ‍​​‍‌‌​ ‌‌‌​​‍‌‌ ‌‍‍ ‌‍‌‌‌ ‍‌​‍‌‌​ ​ ‌​‌​​‍‌‌​ ​ ‌​‌​​‍‌‌​ ​‍​ ​‍‌‍‌‌​ ​​​ ​‍‌‍‌‌​ ‍​‌‍‌‌‌‍​‍​ ‌​‌‍​‌​ ​​​ ‌‍‌‍​‍​‍‌‌​ ​‍​ ​‍​‍‌‌​ ‌‌‌​‌​​‍ ‍‌‍​ ‌‍ ‌‍ ‍‌ ‌​‌‍‌‌‌‍ ‍‌ ‌​​‍‌‌​ ‌‌‌​​‍‌‌ ‌‍‍ ‌‍‌‌‌ ‍‌​‍‌‌​ ​ ‌​‌​​‍‌‌​ ​ ‌​‌​​‍‌‌​ ​‍​ ​‍‌‍‌‍​ ‌​​ ‌‍​ ‌‌‌‍‌‍​ ‍​‌‍​ ‌‍​‍‌‍​‍​ ‌‍‌‍‌‌‌‍‌‌​‍‌‌​ ​‍​ ​‍​‍‌‌​ ‌‌‌​‌​​‍ ‍‌‍​ ‌‍‍​‌‍‍‌‌‍ ​‌‍‌​‌ ​‍‌‍‌‌‌‍ ‍​‍‌‌​ ‌‌‌​​‍‌‌ ‌‍‍ ‌‍‌‌‌ ‍‌​‍‌‌​ ​ ‌​‌​​‍‌‌​ ​ ‌​‌​​‍‌‌​ ​‍​ ​‍​ ​‍​ ​‌‌‍‌​‌‍‌‍​ ‌​​ ‍‌​ ‌​​ ​​‌‍​‌‌‍​‍​ ‍​‌‍‌​​‍‌‌​ ​‍​ ​‍​‍‌‌​ ‌‌‌​‌​​‍ ‍‌ ‌​‌‍‌‌‌ ‍​‌ ‌​​ ‌‍​‍‌‍​‌‌ ​ ‌‍‌‌‌‌‌‌‌ ​‍‌‍ ​​ ‌‌‍‍​‌ ‌​‌ ‌​‌ ​​‌ ​ ​‍‌‌​ ​ ‌​​‌​‍‌‌​ ​‍‌​‌‍​‍‌‌​ ​‍‌​‌‍‌‍ ​‌‍‍‌‌‍​‍‌‍‌‌‌ ​‍‌ ‌​‌ ‍‌​‍ ‌‌ ​ ‌ ‌​‌ ‌‌‌‍‌​‌‍‍‌‌‍ ​‍ ‍‌ ‌‍‌‍‌‌‌ ​‍‌‍​ ‌‍‌‌‌‍ ​​‍ ‍‌‍​‌‌ ​​‌ ​​​‍‌‍‌‍‍‌‌‍‌​​ ‌‌‍​‌​ ‍​‌‍​‍‌‍‌‌‌‍​‌​ ​‍‌‍​ ​ ‍‌​‍ ‌‌‍‌​​ ‌‌​ ‌‌​ ‌​​‍ ‌​ ‌​​ ‌‍​ ‍​‌‍‌‍​‍ ‌‌‍​‌‌‍​‌​ ‌‍​ ‍​​‍ ‌​ ‌‍‌‍​ ‌‍‌‌​ ​ ​ ‌‌​ ‌‌‌‍​‍‌‍​‍​ ‌​​ ‌‍‌‍​‌‌‍​‌​‍‌‍‌ ‌​‌ ‍‌‌ ​​‌‍‌‌​ ‌‌‍​‌‌ ​‍‌ ‌​‌‍‍‌‌‍​ ‌‍ ​‌‍‌‌​‍‌‍‌ ​​‌‍​‌‌ ‌​‌‍‍​​ ‌‌‍​ ‌‍ ‌‍ ‍‌ ‌​‌‍‌‌‌‍ ‍‌ ‌​‌​ ‌‌‍​‌‌ ‌​‌ ​‍‌‍‍‌‌ ‍​​‍‌‌​ ‌‌‌​​‍‌‌ ‌‍‍ ‌‍‌‌‌ ‍‌​‍‌‌​ ​ ‌​‌​​‍‌‌​ ​ ‌​‌​​‍‌‌​ ​‍​ ​‍‌‍‌‌​ ​​​ ​‍‌‍‌‌​ ‍​‌‍‌‌‌‍​‍​ ‌​‌‍​‌​ ​​​ ‌‍‌‍​‍​‍‌‌​ ​‍​ ​‍​‍‌‌​ ‌‌‌​‌​​‍ ‍‌‍​ ‌‍ ‌‍ ‍‌ ‌​‌‍‌‌‌‍ ‍‌ ‌​​‍‌‌​ ‌‌‌​​‍‌‌ ‌‍‍ ‌‍‌‌‌ ‍‌​‍‌‌​ ​ ‌​‌​​‍‌‌​ ​ ‌​‌​​‍‌‌​ ​‍​ ​‍‌‍‌‍​ ‌​​ ‌‍​ ‌‌‌‍‌‍​ ‍​‌‍​ ‌‍​‍‌‍​‍​ ‌‍‌‍‌‌‌‍‌‌​‍‌‌​ ​‍​ ​‍​‍‌‌​ ‌‌‌​‌​​‍ ‍‌‍​ ‌‍‍​‌‍‍‌‌‍ ​‌‍‌​‌ ​‍‌‍‌‌‌‍ ‍​‍‌‌​ ‌‌‌​​‍‌‌ ‌‍‍ ‌‍‌‌‌ ‍‌​‍‌‌​ ​ ‌​‌​​‍‌‌​ ​ ‌​‌​​‍‌‌​ ​‍​ ​‍​ ​‍​ ​‌‌‍‌​‌‍‌‍​ ‌​​ ‍‌​ ‌​​ ​​‌‍​‌‌‍​‍​ ‍​‌‍‌​​‍‌‌​ ​‍​ ​‍​‍‌‌​ ‌‌‌​‌​​‍ ‍‌ ‌​‌‍‌‌‌ ‍​‌ ‌​​‍‌‍‌ ​​‌‍‌‌‌ ​‍‌ ​ ‌ ​​‌‍‌‌‌‍​ ‌ ‌​‌‍‍‌‌ ‌‍‌‍‌‌​ ‌‌ ​​‌ ‌‌‌‍​‍‌‍ ​‌‍‍‌‌ ​ ‌‍‍​‌‍‌‌‌‍‌​​‍​‍‌ ‌
Bulk fuel delivery near Bourke​​​​‌ ‍ ​‍​‍‌‍ ‌ ​‍‌‍‍‌‌‍‌ ‌‍‍‌‌‍ ‍​‍​‍​ ‍‍​‍​‍‌ ​ ‌‍​‌‌‍ ‍‌‍‍‌‌ ‌​‌ ‍‌​‍ ‍‌‍‍‌‌‍ ​‍​‍​‍ ​​‍​‍‌‍‍​‌ ​‍‌‍‌‌‌‍‌‍​‍​‍​ ‍‍​‍​‍‌‍‍​‌ ‌​‌ ‌​‌ ​​‌ ​ ​ ‍‍​‍ ​‍ ‌‍ ​‌‍‍‌‌‍​‍‌‍‌‌‌ ​‍‌ ‌​‌ ‍‌​‍ ‌‌ ​ ‌ ‌​‌ ‌‌‌‍‌​‌‍‍‌‌‍ ​‍ ‍‌ ‌‍‌‍‌‌‌ ​‍‌‍​ ‌‍‌‌‌‍ ​​‍ ‍‌‍​‌‌ ​​‌ ​​​‍ ‌‍‍‌‌‍ ‍‌ ‌​‌‍‌‌‌‍ ‍‌ ‌​​‍ ‌‍‌‌‌‍‌​‌‍‍‌‌ ‌​​‍ ‌‍ ‌‌‍ ‌‍‌​‌‍‌‌​ ‌‌ ​​‌ ​‍‌‍‌‌‌ ​ ‌‍‌‌‌‍ ‍‌ ‌​‌‍​‌‌ ‌​‌‍‍‌‌‍ ‌‍ ‍​ ‍ ‌‍‍‌‌‍‌​​ ‌‌‍​‌​ ‍​‌‍​‍‌‍‌‌‌‍​‌​ ​‍‌‍​ ​ ‍‌​‍ ‌‌‍‌​​ ‌‌​ ‌‌​ ‌​​‍ ‌​ ‌​​ ‌‍​ ‍​‌‍‌‍​‍ ‌‌‍​‌‌‍​‌​ ‌‍​ ‍​​‍ ‌​ ‌‍‌‍​ ‌‍‌‌​ ​ ​ ‌‌​ ‌‌‌‍​‍‌‍​‍​ ‌​​ ‌‍‌‍​‌‌‍​‌​ ‍ ‌ ‌​‌ ‍‌‌ ​​‌‍‌‌​ ‌‌‍​‌‌ ​‍‌ ‌​‌‍‍‌‌‍​ ‌‍ ​‌‍‌‌​ ‍ ‌ ​​‌‍​‌‌ ‌​‌‍‍​​ ‌‌‍​ ‌‍ ‌‍ ‍‌ ‌​‌‍‌‌‌‍ ‍‌ ‌​‌​ ‌‌‍​‌‌ ‌​‌ ​‍‌‍‍‌‌ ‍​​‍‌‌​ ‌‌‌​​‍‌‌ ‌‍‍ ‌‍‌‌‌ ‍‌​‍‌‌​ ​ ‌​‌​​‍‌‌​ ​ ‌​‌​​‍‌‌​ ​‍​ ​‍‌‍‌‌​ ​​​ ​‍‌‍‌‌​ ‍​‌‍‌‌‌‍​‍​ ‌​‌‍​‌​ ​​​ ‌‍‌‍​‍​‍‌‌​ ​‍​ ​‍​‍‌‌​ ‌‌‌​‌​​‍ ‍‌‍​ ‌‍ ‌‍ ‍‌ ‌​‌‍‌‌‌‍ ‍‌ ‌​​‍‌‌​ ‌‌‌​​‍‌‌ ‌‍‍ ‌‍‌‌‌ ‍‌​‍‌‌​ ​ ‌​‌​​‍‌‌​ ​ ‌​‌​​‍‌‌​ ​‍​ ​‍‌‍​‌‌‍​‍​ ‍‌​ ​‌​ ‌‍​ ‍‌​ ​​​ ‍‌‌‍​ ‌‍‌‌​ ‍‌‌‍‌​​‍‌‌​ ​‍​ ​‍​‍‌‌​ ‌‌‌​‌​​‍ ‍‌‍​ ‌‍‍​‌‍‍‌‌‍ ​‌‍‌​‌ ​‍‌‍‌‌‌‍ ‍​‍‌‌​ ‌‌‌​​‍‌‌ ‌‍‍ ‌‍‌‌‌ ‍‌​‍‌‌​ ​ ‌​‌​​‍‌‌​ ​ ‌​‌​​‍‌‌​ ​‍​ ​‍​ ‌‌​ ‍‌​ ​​​ ​ ​ ‌​​ ​​​ ‍‌​ ‍​‌‍​‌‌‍​‌‌‍‌​‌‍‌‍​‍‌‌​ ​‍​ ​‍​‍‌‌​ ‌‌‌​‌​​‍ ‍‌ ‌​‌‍‌‌‌ ‍​‌ ‌​​ ‌‍​‍‌‍​‌‌ ​ ‌‍‌‌‌‌‌‌‌ ​‍‌‍ ​​ ‌‌‍‍​‌ ‌​‌ ‌​‌ ​​‌ ​ ​‍‌‌​ ​ ‌​​‌​‍‌‌​ ​‍‌​‌‍​‍‌‌​ ​‍‌​‌‍‌‍ ​‌‍‍‌‌‍​‍‌‍‌‌‌ ​‍‌ ‌​‌ ‍‌​‍ ‌‌ ​ ‌ ‌​‌ ‌‌‌‍‌​‌‍‍‌‌‍ ​‍ ‍‌ ‌‍‌‍‌‌‌ ​‍‌‍​ ‌‍‌‌‌‍ ​​‍ ‍‌‍​‌‌ ​​‌ ​​​‍‌‍‌‍‍‌‌‍‌​​ ‌‌‍​‌​ ‍​‌‍​‍‌‍‌‌‌‍​‌​ ​‍‌‍​ ​ ‍‌​‍ ‌‌‍‌​​ ‌‌​ ‌‌​ ‌​​‍ ‌​ ‌​​ ‌‍​ ‍​‌‍‌‍​‍ ‌‌‍​‌‌‍​‌​ ‌‍​ ‍​​‍ ‌​ ‌‍‌‍​ ‌‍‌‌​ ​ ​ ‌‌​ ‌‌‌‍​‍‌‍​‍​ ‌​​ ‌‍‌‍​‌‌‍​‌​‍‌‍‌ ‌​‌ ‍‌‌ ​​‌‍‌‌​ ‌‌‍​‌‌ ​‍‌ ‌​‌‍‍‌‌‍​ ‌‍ ​‌‍‌‌​‍‌‍‌ ​​‌‍​‌‌ ‌​‌‍‍​​ ‌‌‍​ ‌‍ ‌‍ ‍‌ ‌​‌‍‌‌‌‍ ‍‌ ‌​‌​ ‌‌‍​‌‌ ‌​‌ ​‍‌‍‍‌‌ ‍​​‍‌‌​ ‌‌‌​​‍‌‌ ‌‍‍ ‌‍‌‌‌ ‍‌​‍‌‌​ ​ ‌​‌​​‍‌‌​ ​ ‌​‌​​‍‌‌​ ​‍​ ​‍‌‍‌‌​ ​​​ ​‍‌‍‌‌​ ‍​‌‍‌‌‌‍​‍​ ‌​‌‍​‌​ ​​​ ‌‍‌‍​‍​‍‌‌​ ​‍​ ​‍​‍‌‌​ ‌‌‌​‌​​‍ ‍‌‍​ ‌‍ ‌‍ ‍‌ ‌​‌‍‌‌‌‍ ‍‌ ‌​​‍‌‌​ ‌‌‌​​‍‌‌ ‌‍‍ ‌‍‌‌‌ ‍‌​‍‌‌​ ​ ‌​‌​​‍‌‌​ ​ ‌​‌​​‍‌‌​ ​‍​ ​‍‌‍​‌‌‍​‍​ ‍‌​ ​‌​ ‌‍​ ‍‌​ ​​​ ‍‌‌‍​ ‌‍‌‌​ ‍‌‌‍‌​​‍‌‌​ ​‍​ ​‍​‍‌‌​ ‌‌‌​‌​​‍ ‍‌‍​ ‌‍‍​‌‍‍‌‌‍ ​‌‍‌​‌ ​‍‌‍‌‌‌‍ ‍​‍‌‌​ ‌‌‌​​‍‌‌ ‌‍‍ ‌‍‌‌‌ ‍‌​‍‌‌​ ​ ‌​‌​​‍‌‌​ ​ ‌​‌​​‍‌‌​ ​‍​ ​‍​ ‌‌​ ‍‌​ ​​​ ​ ​ ‌​​ ​​​ ‍‌​ ‍​‌‍​‌‌‍​‌‌‍‌​‌‍‌‍​‍‌‌​ ​‍​ ​‍​‍‌‌​ ‌‌‌​‌​​‍ ‍‌ ‌​‌‍‌‌‌ ‍​‌ ‌​​‍‌‍‌ ​​‌‍‌‌‌ ​‍‌ ​ ‌ ​​‌‍‌‌‌‍​ ‌ ‌​‌‍‍‌‌ ‌‍‌‍‌‌​ ‌‌ ​​‌ ‌‌‌‍​‍‌‍ ​‌‍‍‌‌ ​ ‌‍‍​‌‍‌‌‌‍‌​​‍​‍‌ ‌
As well as the retail site, Liberty Oil Australia
provides bulk fuel supply and delivery across a wide
area of outback NSW from the Bourke depot. If you're
managing a property, running plant machinery or
planning fuel for harvest season, getting supply
organised through a local fuel depot means fewer
logistics headaches and more predictable costs.For
many businesses and properties across western NSW,
having a local fuel depot nearby helps simplify fuel
planning and reduce reliance on longer-distance
supply arrangements.​​​​‌ ‍ ​‍​‍‌‍ ‌ ​‍‌‍‍‌‌‍‌ ‌‍‍‌‌‍ ‍​‍​‍​ ‍‍​‍​‍‌ ​ ‌‍​‌‌‍ ‍‌‍‍‌‌ ‌​‌ ‍‌​‍ ‍‌‍‍‌‌‍ ​‍​‍​‍ ​​‍​‍‌‍‍​‌ ​‍‌‍‌‌‌‍‌‍​‍​‍​ ‍‍​‍​‍‌‍‍​‌ ‌​‌ ‌​‌ ​​‌ ​ ​ ‍‍​‍ ​‍ ‌‍ ​‌‍‍‌‌‍​‍‌‍‌‌‌ ​‍‌ ‌​‌ ‍‌​‍ ‌‌ ​ ‌ ‌​‌ ‌‌‌‍‌​‌‍‍‌‌‍ ​‍ ‍‌ ‌‍‌‍‌‌‌ ​‍‌‍​ ‌‍‌‌‌‍ ​​‍ ‍‌‍​‌‌ ​​‌ ​​​‍ ‌‍‍‌‌‍ ‍‌ ‌​‌‍‌‌‌‍ ‍‌ ‌​​‍ ‌‍‌‌‌‍‌​‌‍‍‌‌ ‌​​‍ ‌‍ ‌‌‍ ‌‍‌​‌‍‌‌​ ‌‌ ​​‌ ​‍‌‍‌‌‌ ​ ‌‍‌‌‌‍ ‍‌ ‌​‌‍​‌‌ ‌​‌‍‍‌‌‍ ‌‍ ‍​ ‍ ‌‍‍‌‌‍‌​​ ‌‌‍​‌​ ‍​‌‍​‍‌‍‌‌‌‍​‌​ ​‍‌‍​ ​ ‍‌​‍ ‌‌‍‌​​ ‌‌​ ‌‌​ ‌​​‍ ‌​ ‌​​ ‌‍​ ‍​‌‍‌‍​‍ ‌‌‍​‌‌‍​‌​ ‌‍​ ‍​​‍ ‌​ ‌‍‌‍​ ‌‍‌‌​ ​ ​ ‌‌​ ‌‌‌‍​‍‌‍​‍​ ‌​​ ‌‍‌‍​‌‌‍​‌​ ‍ ‌ ‌​‌ ‍‌‌ ​​‌‍‌‌​ ‌‌‍​‌‌ ​‍‌ ‌​‌‍‍‌‌‍​ ‌‍ ​‌‍‌‌​ ‍ ‌ ​​‌‍​‌‌ ‌​‌‍‍​​ ‌‌‍​ ‌‍ ‌‍ ‍‌ ‌​‌‍‌‌‌‍ ‍‌ ‌​‌​ ‌‌‍​‌‌ ‌​‌ ​‍‌‍‍‌‌ ‍​​‍‌‌​ ‌‌‌​​‍‌‌ ‌‍‍ ‌‍‌‌‌ ‍‌​‍‌‌​ ​ ‌​‌​​‍‌‌​ ​ ‌​‌​​‍‌‌​ ​‍​ ​‍‌‍‌‌​ ​​​ ​‍‌‍‌‌​ ‍​‌‍‌‌‌‍​‍​ ‌​‌‍​‌​ ​​​ ‌‍‌‍​‍​‍‌‌​ ​‍​ ​‍​‍‌‌​ ‌‌‌​‌​​‍ ‍‌‍​ ‌‍ ‌‍ ‍‌ ‌​‌‍‌‌‌‍ ‍‌ ‌​​‍‌‌​ ‌‌‌​​‍‌‌ ‌‍‍ ‌‍‌‌‌ ‍‌​‍‌‌​ ​ ‌​‌​​‍‌‌​ ​ ‌​‌​​‍‌‌​ ​‍​ ​‍‌‍‌‌​ ‍​‌‍​‍‌‍​‌​ ​​​ ‍​​ ‍​‌‍‌‌‌‍​‍​ ‌‌‌‍​ ​ ‌‍​‍‌‌​ ​‍​ ​‍​‍‌‌​ ‌‌‌​‌​​‍ ‍‌‍​ ‌‍‍​‌‍‍‌‌‍ ​‌‍‌​‌ ​‍‌‍‌‌‌‍ ‍​‍‌‌​ ‌‌‌​​‍‌‌ ‌‍‍ ‌‍‌‌‌ ‍‌​‍‌‌​ ​ ‌​‌​​‍‌‌​ ​ ‌​‌​​‍‌‌​ ​‍​ ​‍​ ​‌‌‍‌‍​ ‌‍‌‍‌​​ ‌‍​ ​‍​ ‌ ​ ‌‍‌‍‌‍‌‍​‌‌‍‌‌​ ​‌​‍‌‌​ ​‍​ ​‍​‍‌‌​ ‌‌‌​‌​​‍ ‍‌ ‌​‌‍‌‌‌ ‍​‌ ‌​​ ‌‍​‍‌‍​‌‌ ​ ‌‍‌‌‌‌‌‌‌ ​‍‌‍ ​​ ‌‌‍‍​‌ ‌​‌ ‌​‌ ​​‌ ​ ​‍‌‌​ ​ ‌​​‌​‍‌‌​ ​‍‌​‌‍​‍‌‌​ ​‍‌​‌‍‌‍ ​‌‍‍‌‌‍​‍‌‍‌‌‌ ​‍‌ ‌​‌ ‍‌​‍ ‌‌ ​ ‌ ‌​‌ ‌‌‌‍‌​‌‍‍‌‌‍ ​‍ ‍‌ ‌‍‌‍‌‌‌ ​‍‌‍​ ‌‍‌‌‌‍ ​​‍ ‍‌‍​‌‌ ​​‌ ​​​‍‌‍‌‍‍‌‌‍‌​​ ‌‌‍​‌​ ‍​‌‍​‍‌‍‌‌‌‍​‌​ ​‍‌‍​ ​ ‍‌​‍ ‌‌‍‌​​ ‌‌​ ‌‌​ ‌​​‍ ‌​ ‌​​ ‌‍​ ‍​‌‍‌‍​‍ ‌‌‍​‌‌‍​‌​ ‌‍​ ‍​​‍ ‌​ ‌‍‌‍​ ‌‍‌‌​ ​ ​ ‌‌​ ‌‌‌‍​‍‌‍​‍​ ‌​​ ‌‍‌‍​‌‌‍​‌​‍‌‍‌ ‌​‌ ‍‌‌ ​​‌‍‌‌​ ‌‌‍​‌‌ ​‍‌ ‌​‌‍‍‌‌‍​ ‌‍ ​‌‍‌‌​‍‌‍‌ ​​‌‍​‌‌ ‌​‌‍‍​​ ‌‌‍​ ‌‍ ‌‍ ‍‌ ‌​‌‍‌‌‌‍ ‍‌ ‌​‌​ ‌‌‍​‌‌ ‌​‌ ​‍‌‍‍‌‌ ‍​​‍‌‌​ ‌‌‌​​‍‌‌ ‌‍‍ ‌‍‌‌‌ ‍‌​‍‌‌​ ​ ‌​‌​​‍‌‌​ ​ ‌​‌​​‍‌‌​ ​‍​ ​‍‌‍‌‌​ ​​​ ​‍‌‍‌‌​ ‍​‌‍‌‌‌‍​‍​ ‌​‌‍​‌​ ​​​ ‌‍‌‍​‍​‍‌‌​ ​‍​ ​‍​‍‌‌​ ‌‌‌​‌​​‍ ‍‌‍​ ‌‍ ‌‍ ‍‌ ‌​‌‍‌‌‌‍ ‍‌ ‌​​‍‌‌​ ‌‌‌​​‍‌‌ ‌‍‍ ‌‍‌‌‌ ‍‌​‍‌‌​ ​ ‌​‌​​‍‌‌​ ​ ‌​‌​​‍‌‌​ ​‍​ ​‍‌‍‌‌​ ‍​‌‍​‍‌‍​‌​ ​​​ ‍​​ ‍​‌‍‌‌‌‍​‍​ ‌‌‌‍​ ​ ‌‍​‍‌‌​ ​‍​ ​‍​‍‌‌​ ‌‌‌​‌​​‍ ‍‌‍​ ‌‍‍​‌‍‍‌‌‍ ​‌‍‌​‌ ​‍‌‍‌‌‌‍ ‍​‍‌‌​ ‌‌‌​​‍‌‌ ‌‍‍ ‌‍‌‌‌ ‍‌​‍‌‌​ ​ ‌​‌​​‍‌‌​ ​ ‌​‌​​‍‌‌​ ​‍​ ​‍​ ​‌‌‍‌‍​ ‌‍‌‍‌​​ ‌‍​ ​‍​ ‌ ​ ‌‍‌‍‌‍‌‍​‌‌‍‌‌​ ​‌​‍‌‌​ ​‍​ ​‍​‍‌‌​ ‌‌‌​‌​​‍ ‍‌ ‌​‌‍‌‌‌ ‍​‌ ‌​​‍‌‍‌ ​​‌‍‌‌‌ ​‍‌ ​ ‌ ​​‌‍‌‌‌‍​ ‌ ‌​‌‍‍‌‌ ‌‍‌‍‌‌​ ‌‌ ​​‌ ‌‌‌‍​‍‌‍ ​‌‍‍‌‌ ​ ‌‍‍​‌‍‌‌‌‍‌​​‍​‍‌ ‌
Bulk diesel delivery from Bourke services the
following towns:​​​​‌ ‍ ​‍​‍‌‍ ‌ ​‍‌‍‍‌‌‍‌ ‌‍‍‌‌‍ ‍​‍​‍​ ‍‍​‍​‍‌ ​ ‌‍​‌‌‍ ‍‌‍‍‌‌ ‌​‌ ‍‌​‍ ‍‌‍‍‌‌‍ ​‍​‍​‍ ​​‍​‍‌‍‍​‌ ​‍‌‍‌‌‌‍‌‍​‍​‍​ ‍‍​‍​‍‌‍‍​‌ ‌​‌ ‌​‌ ​​‌ ​ ​ ‍‍​‍ ​‍ ‌‍ ​‌‍‍‌‌‍​‍‌‍‌‌‌ ​‍‌ ‌​‌ ‍‌​‍ ‌‌ ​ ‌ ‌​‌ ‌‌‌‍‌​‌‍‍‌‌‍ ​‍ ‍‌ ‌‍‌‍‌‌‌ ​‍‌‍​ ‌‍‌‌‌‍ ​​‍ ‍‌‍​‌‌ ​​‌ ​​​‍ ‌‍‍‌‌‍ ‍‌ ‌​‌‍‌‌‌‍ ‍‌ ‌​​‍ ‌‍‌‌‌‍‌​‌‍‍‌‌ ‌​​‍ ‌‍ ‌‌‍ ‌‍‌​‌‍‌‌​ ‌‌ ​​‌ ​‍‌‍‌‌‌ ​ ‌‍‌‌‌‍ ‍‌ ‌​‌‍​‌‌ ‌​‌‍‍‌‌‍ ‌‍ ‍​ ‍ ‌‍‍‌‌‍‌​​ ‌‌‍​‌​ ‍​‌‍​‍‌‍‌‌‌‍​‌​ ​‍‌‍​ ​ ‍‌​‍ ‌‌‍‌​​ ‌‌​ ‌‌​ ‌​​‍ ‌​ ‌​​ ‌‍​ ‍​‌‍‌‍​‍ ‌‌‍​‌‌‍​‌​ ‌‍​ ‍​​‍ ‌​ ‌‍‌‍​ ‌‍‌‌​ ​ ​ ‌‌​ ‌‌‌‍​‍‌‍​‍​ ‌​​ ‌‍‌‍​‌‌‍​‌​ ‍ ‌ ‌​‌ ‍‌‌ ​​‌‍‌‌​ ‌‌‍​‌‌ ​‍‌ ‌​‌‍‍‌‌‍​ ‌‍ ​‌‍‌‌​ ‍ ‌ ​​‌‍​‌‌ ‌​‌‍‍​​ ‌‌‍​ ‌‍ ‌‍ ‍‌ ‌​‌‍‌‌‌‍ ‍‌ ‌​‌​ ‌‌‍​‌‌ ‌​‌ ​‍‌‍‍‌‌ ‍​​‍‌‌​ ‌‌‌​​‍‌‌ ‌‍‍ ‌‍‌‌‌ ‍‌​‍‌‌​ ​ ‌​‌​​‍‌‌​ ​ ‌​‌​​‍‌‌​ ​‍​ ​‍‌‍‌‌​ ​​​ ​‍‌‍‌‌​ ‍​‌‍‌‌‌‍​‍​ ‌​‌‍​‌​ ​​​ ‌‍‌‍​‍​‍‌‌​ ​‍​ ​‍​‍‌‌​ ‌‌‌​‌​​‍ ‍‌‍​ ‌‍ ‌‍ ‍‌ ‌​‌‍‌‌‌‍ ‍‌ ‌​​‍‌‌​ ‌‌‌​​‍‌‌ ‌‍‍ ‌‍‌‌‌ ‍‌​‍‌‌​ ​ ‌​‌​​‍‌‌​ ​ ‌​‌​​‍‌‌​ ​‍​ ​‍​ ‌‍​ ‌‌‌‍​‌‌‍​‍‌‍‌‌​ ‌​‌‍​ ​ ​‌​ ​‍‌‍‌‌‌‍​‌​ ‌‍​‍‌‌​ ​‍​ ​‍​‍‌‌​ ‌‌‌​‌​​‍ ‍‌‍​ ‌‍‍​‌‍‍‌‌‍ ​‌‍‌​‌ ​‍‌‍‌‌‌‍ ‍​‍‌‌​ ‌‌‌​​‍‌‌ ‌‍‍ ‌‍‌‌‌ ‍‌​‍‌‌​ ​ ‌​‌​​‍‌‌​ ​ ‌​‌​​‍‌‌​ ​‍​ ​‍‌‍​‍​ ‌ ‌‍​ ​ ​​​ ‌‍‌‍‌‌​ ‍‌​ ​​​ ‍‌​ ‍​‌‍​‌​ ‍‌​‍‌‌​ ​‍​ ​‍​‍‌‌​ ‌‌‌​‌​​‍ ‍‌ ‌​‌‍‌‌‌ ‍​‌ ‌​​ ‌‍​‍‌‍​‌‌ ​ ‌‍‌‌‌‌‌‌‌ ​‍‌‍ ​​ ‌‌‍‍​‌ ‌​‌ ‌​‌ ​​‌ ​ ​‍‌‌​ ​ ‌​​‌​‍‌‌​ ​‍‌​‌‍​‍‌‌​ ​‍‌​‌‍‌‍ ​‌‍‍‌‌‍​‍‌‍‌‌‌ ​‍‌ ‌​‌ ‍‌​‍ ‌‌ ​ ‌ ‌​‌ ‌‌‌‍‌​‌‍‍‌‌‍ ​‍ ‍‌ ‌‍‌‍‌‌‌ ​‍‌‍​ ‌‍‌‌‌‍ ​​‍ ‍‌‍​‌‌ ​​‌ ​​​‍‌‍‌‍‍‌‌‍‌​​ ‌‌‍​‌​ ‍​‌‍​‍‌‍‌‌‌‍​‌​ ​‍‌‍​ ​ ‍‌​‍ ‌‌‍‌​​ ‌‌​ ‌‌​ ‌​​‍ ‌​ ‌​​ ‌‍​ ‍​‌‍‌‍​‍ ‌‌‍​‌‌‍​‌​ ‌‍​ ‍​​‍ ‌​ ‌‍‌‍​ ‌‍‌‌​ ​ ​ ‌‌​ ‌‌‌‍​‍‌‍​‍​ ‌​​ ‌‍‌‍​‌‌‍​‌​‍‌‍‌ ‌​‌ ‍‌‌ ​​‌‍‌‌​ ‌‌‍​‌‌ ​‍‌ ‌​‌‍‍‌‌‍​ ‌‍ ​‌‍‌‌​‍‌‍‌ ​​‌‍​‌‌ ‌​‌‍‍​​ ‌‌‍​ ‌‍ ‌‍ ‍‌ ‌​‌‍‌‌‌‍ ‍‌ ‌​‌​ ‌‌‍​‌‌ ‌​‌ ​‍‌‍‍‌‌ ‍​​‍‌‌​ ‌‌‌​​‍‌‌ ‌‍‍ ‌‍‌‌‌ ‍‌​‍‌‌​ ​ ‌​‌​​‍‌‌​ ​ ‌​‌​​‍‌‌​ ​‍​ ​‍‌‍‌‌​ ​​​ ​‍‌‍‌‌​ ‍​‌‍‌‌‌‍​‍​ ‌​‌‍​‌​ ​​​ ‌‍‌‍​‍​‍‌‌​ ​‍​ ​‍​‍‌‌​ ‌‌‌​‌​​‍ ‍‌‍​ ‌‍ ‌‍ ‍‌ ‌​‌‍‌‌‌‍ ‍‌ ‌​​‍‌‌​ ‌‌‌​​‍‌‌ ‌‍‍ ‌‍‌‌‌ ‍‌​‍‌‌​ ​ ‌​‌​​‍‌‌​ ​ ‌​‌​​‍‌‌​ ​‍​ ​‍​ ‌‍​ ‌‌‌‍​‌‌‍​‍‌‍‌‌​ ‌​‌‍​ ​ ​‌​ ​‍‌‍‌‌‌‍​‌​ ‌‍​‍‌‌​ ​‍​ ​‍​‍‌‌​ ‌‌‌​‌​​‍ ‍‌‍​ ‌‍‍​‌‍‍‌‌‍ ​‌‍‌​‌ ​‍‌‍‌‌‌‍ ‍​‍‌‌​ ‌‌‌​​‍‌‌ ‌‍‍ ‌‍‌‌‌ ‍‌​‍‌‌​ ​ ‌​‌​​‍‌‌​ ​ ‌​‌​​‍‌‌​ ​‍​ ​‍‌‍​‍​ ‌ ‌‍​ ​ ​​​ ‌‍‌‍‌‌​ ‍‌​ ​​​ ‍‌​ ‍​‌‍​‌​ ‍‌​‍‌‌​ ​‍​ ​‍​‍‌‌​ ‌‌‌​‌​​‍ ‍‌ ‌​‌‍‌‌‌ ‍​‌ ‌​​‍‌‍‌ ​​‌‍‌‌‌ ​‍‌ ​ ‌ ​​‌‍‌‌‌‍​ ‌ ‌​‌‍‍‌‌ ‌‍‌‍‌‌​ ‌‌ ​​‌ ‌‌‌‍​‍‌‍ ​‌‍‍‌‌ ​ ‌‍‍​‌‍‌‌‌‍‌​​‍​‍‌ ‌
Bourke​​​​‌ ‍ ​‍​‍‌‍ ‌ ​‍‌‍‍‌‌‍‌ ‌‍‍‌‌‍ ‍​‍​‍​ ‍‍​‍​‍‌ ​ ‌‍​‌‌‍ ‍‌‍‍‌‌ ‌​‌ ‍‌​‍ ‍‌‍‍‌‌‍ ​‍​‍​‍ ​​‍​‍‌‍‍​‌ ​‍‌‍‌‌‌‍‌‍​‍​‍​ ‍‍​‍​‍‌‍‍​‌ ‌​‌ ‌​‌ ​​‌ ​ ​ ‍‍​‍ ​‍ ‌‍ ​‌‍‍‌‌‍​‍‌‍‌‌‌ ​‍‌ ‌​‌ ‍‌​‍ ‌‌ ​ ‌ ‌​‌ ‌‌‌‍‌​‌‍‍‌‌‍ ​‍ ‍‌ ‌‍‌‍‌‌‌ ​‍‌‍​ ‌‍‌‌‌‍ ​​‍ ‍‌‍​‌‌ ​​‌ ​​​‍ ‌‍‍‌‌‍ ‍‌ ‌​‌‍‌‌‌‍ ‍‌ ‌​​‍ ‌‍‌‌‌‍‌​‌‍‍‌‌ ‌​​‍ ‌‍ ‌‌‍ ‌‍‌​‌‍‌‌​ ‌‌ ​​‌ ​‍‌‍‌‌‌ ​ ‌‍‌‌‌‍ ‍‌ ‌​‌‍​‌‌ ‌​‌‍‍‌‌‍ ‌‍ ‍​ ‍ ‌‍‍‌‌‍‌​​ ‌‌‍​‌​ ‍​‌‍​‍‌‍‌‌‌‍​‌​ ​‍‌‍​ ​ ‍‌​‍ ‌‌‍‌​​ ‌‌​ ‌‌​ ‌​​‍ ‌​ ‌​​ ‌‍​ ‍​‌‍‌‍​‍ ‌‌‍​‌‌‍​‌​ ‌‍​ ‍​​‍ ‌​ ‌‍‌‍​ ‌‍‌‌​ ​ ​ ‌‌​ ‌‌‌‍​‍‌‍​‍​ ‌​​ ‌‍‌‍​‌‌‍​‌​ ‍ ‌ ‌​‌ ‍‌‌ ​​‌‍‌‌​ ‌‌‍​‌‌ ​‍‌ ‌​‌‍‍‌‌‍​ ‌‍ ​‌‍‌‌​ ‍ ‌ ​​‌‍​‌‌ ‌​‌‍‍​​ ‌‌‍​ ‌‍ ‌‍ ‍‌ ‌​‌‍‌‌‌‍ ‍‌ ‌​‌​ ‌‌‍​‌‌ ‌​‌ ​‍‌‍‍‌‌ ‍​​‍‌‌​ ‌‌‌​​‍‌‌ ‌‍‍ ‌‍‌‌‌ ‍‌​‍‌‌​ ​ ‌​‌​​‍‌‌​ ​ ‌​‌​​‍‌‌​ ​‍​ ​‍‌‍‌‌​ ​​​ ​‍‌‍‌‌​ ‍​‌‍‌‌‌‍​‍​ ‌​‌‍​‌​ ​​​ ‌‍‌‍​‍​‍‌‌​ ​‍​ ​‍​‍‌‌​ ‌‌‌​‌​​‍ ‍‌‍​ ‌‍ ‌‍ ‍‌ ‌​‌‍‌‌‌‍ ‍‌ ‌​​‍‌‌​ ‌‌‌​​‍‌‌ ‌‍‍ ‌‍‌‌‌ ‍‌​‍‌‌​ ​ ‌​‌​​‍‌‌​ ​ ‌​‌​​‍‌‌​ ​‍​ ​‍​ ​‌‌‍‌​​ ​ ​ ‌‌‌‍​‌​ ​​​ ‍‌‌‍​‍‌‍‌​​ ​‌‌‍‌​​ ‌ ​‍‌‌​ ​‍​ ​‍​‍‌‌​ ‌‌‌​‌​​‍ ‍‌‍​ ‌‍‍​‌‍‍‌‌‍ ​‌‍‌​‌ ​‍‌‍‌‌‌‍ ‍​‍‌‌​ ‌‌‌​​‍‌‌ ‌‍‍ ‌‍‌‌‌ ‍‌​‍‌‌​ ​ ‌​‌​​‍‌‌​ ​ ‌​‌​​‍‌‌​ ​‍​ ​‍​ ‌​​ ‌‌​ ‌‍​ ​‍‌‍​ ‌‍‌​​ ‌ ‌‍‌​​ ‌​​ ​‌​ ‌‌‌‍‌‌​‍‌‌​ ​‍​ ​‍​‍‌‌​ ‌‌‌​‌​​‍ ‍‌ ‌​‌‍‌‌‌ ‍​‌ ‌​​ ‌‍​‍‌‍​‌‌ ​ ‌‍‌‌‌‌‌‌‌ ​‍‌‍ ​​ ‌‌‍‍​‌ ‌​‌ ‌​‌ ​​‌ ​ ​‍‌‌​ ​ ‌​​‌​‍‌‌​ ​‍‌​‌‍​‍‌‌​ ​‍‌​‌‍‌‍ ​‌‍‍‌‌‍​‍‌‍‌‌‌ ​‍‌ ‌​‌ ‍‌​‍ ‌‌ ​ ‌ ‌​‌ ‌‌‌‍‌​‌‍‍‌‌‍ ​‍ ‍‌ ‌‍‌‍‌‌‌ ​‍‌‍​ ‌‍‌‌‌‍ ​​‍ ‍‌‍​‌‌ ​​‌ ​​​‍‌‍‌‍‍‌‌‍‌​​ ‌‌‍​‌​ ‍​‌‍​‍‌‍‌‌‌‍​‌​ ​‍‌‍​ ​ ‍‌​‍ ‌‌‍‌​​ ‌‌​ ‌‌​ ‌​​‍ ‌​ ‌​​ ‌‍​ ‍​‌‍‌‍​‍ ‌‌‍​‌‌‍​‌​ ‌‍​ ‍​​‍ ‌​ ‌‍‌‍​ ‌‍‌‌​ ​ ​ ‌‌​ ‌‌‌‍​‍‌‍​‍​ ‌​​ ‌‍‌‍​‌‌‍​‌​‍‌‍‌ ‌​‌ ‍‌‌ ​​‌‍‌‌​ ‌‌‍​‌‌ ​‍‌ ‌​‌‍‍‌‌‍​ ‌‍ ​‌‍‌‌​‍‌‍‌ ​​‌‍​‌‌ ‌​‌‍‍​​ ‌‌‍​ ‌‍ ‌‍ ‍‌ ‌​‌‍‌‌‌‍ ‍‌ ‌​‌​ ‌‌‍​‌‌ ‌​‌ ​‍‌‍‍‌‌ ‍​​‍‌‌​ ‌‌‌​​‍‌‌ ‌‍‍ ‌‍‌‌‌ ‍‌​‍‌‌​ ​ ‌​‌​​‍‌‌​ ​ ‌​‌​​‍‌‌​ ​‍​ ​‍‌‍‌‌​ ​​​ ​‍‌‍‌‌​ ‍​‌‍‌‌‌‍​‍​ ‌​‌‍​‌​ ​​​ ‌‍‌‍​‍​‍‌‌​ ​‍​ ​‍​‍‌‌​ ‌‌‌​‌​​‍ ‍‌‍​ ‌‍ ‌‍ ‍‌ ‌​‌‍‌‌‌‍ ‍‌ ‌​​‍‌‌​ ‌‌‌​​‍‌‌ ‌‍‍ ‌‍‌‌‌ ‍‌​‍‌‌​ ​ ‌​‌​​‍‌‌​ ​ ‌​‌​​‍‌‌​ ​‍​ ​‍​ ​‌‌‍‌​​ ​ ​ ‌‌‌‍​‌​ ​​​ ‍‌‌‍​‍‌‍‌​​ ​‌‌‍‌​​ ‌ ​‍‌‌​ ​‍​ ​‍​‍‌‌​ ‌‌‌​‌​​‍ ‍‌‍​ ‌‍‍​‌‍‍‌‌‍ ​‌‍‌​‌ ​‍‌‍‌‌‌‍ ‍​‍‌‌​ ‌‌‌​​‍‌‌ ‌‍‍ ‌‍‌‌‌ ‍‌​‍‌‌​ ​ ‌​‌​​‍‌‌​ ​ ‌​‌​​‍‌‌​ ​‍​ ​‍​ ‌​​ ‌‌​ ‌‍​ ​‍‌‍​ ‌‍‌​​ ‌ ‌‍‌​​ ‌​​ ​‌​ ‌‌‌‍‌‌​‍‌‌​ ​‍​ ​‍​‍‌‌​ ‌‌‌​‌​​‍ ‍‌ ‌​‌‍‌‌‌ ‍​‌ ‌​​‍‌‍‌ ​​‌‍‌‌‌ ​‍‌ ​ ‌ ​​‌‍‌‌‌‍​ ‌ ‌​‌‍‍‌‌ ‌‍‌‍‌‌​ ‌‌ ​​‌ ‌‌‌‍​‍‌‍ ​‌‍‍‌‌ ​ ‌‍‍​‌‍‌‌‌‍‌​​‍​‍‌ ‌